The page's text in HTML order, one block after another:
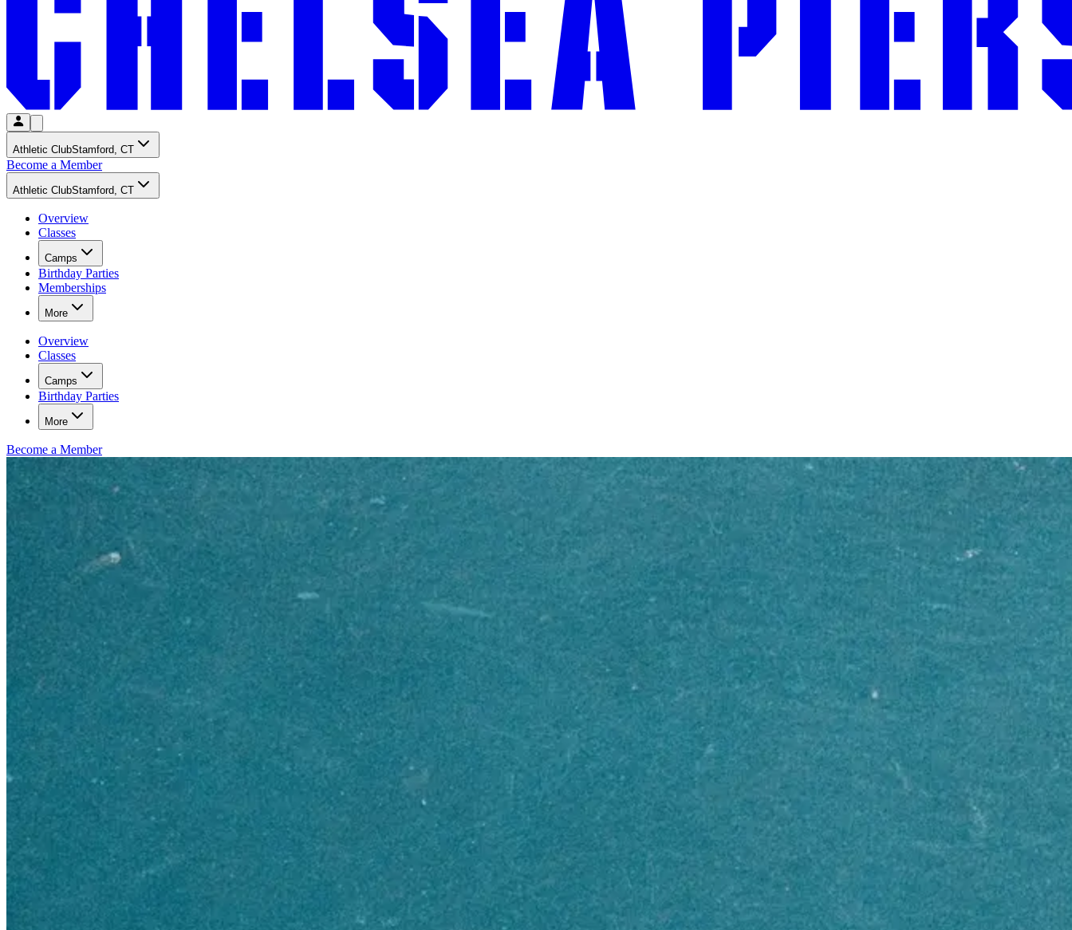
Athletic Club​​​​‌ ‍ ​‍​‍‌‍ ‌ ​‍‌‍‍‌‌‍‌ ‌‍‍‌‌‍ ‍​‍​‍​ ‍‍​‍​‍‌ ​ ‌‍​‌‌‍ ‍‌‍‍‌‌ ‌​‌ ‍‌​‍ ‍‌‍‍‌‌‍ ​‍​‍​‍ ​​‍​‍‌‍‍​‌ ​‍‌‍‌‌‌‍‌‍​‍​‍​ ‍‍​‍​‍‌‍‍​‌ ‌​‌ ‌​‌ ​​‌ ​ ​ ‍‍​‍ ​‍ ‌‍​ ‌‍‍​‌‍‌‌‌‍ ​‌ ​ ‌‍‌‌‌‍​‌‌ ​​‌‍‍‌‌‍‌‌‌ ​‍‌ ​ ​‍ ‍‌ ​ ‌‍​‌‌‍ ‍‌‍‍‌‌ ‌​‌ ‍‌​‍ ‍‌ ​ ‌ ‌​‌ ‌‌‌‍‌​‌‍‍‌‌‍ ​‍ ‌‍‍‌‌‍ ‍‌ ‌​‌‍‌‌‌‍ ‍‌ ‌​​‍ ‌‍‌‌‌‍‌​‌‍‍‌‌ ‌​​‍ ‌‍ ‌‌‍ ‌‍‌​‌‍‌‌​ ‌‌ ​​‌ ​‍‌‍‌‌‌ ​ ‌‍‌‌‌‍ ‍‌ ‌​‌‍​‌‌ ‌​‌‍‍‌‌‍ ‌‍ ‍​ ‍ ‌‍‍‌‌‍‌​​ ‌​ ​‍‌‍​‌​ ‍​​ ‌ ​ ​​​ ‌​​ ​ ​ ‌‍​‍ ‌​ ​‍​ ‌‍​ ‌‍‌‍‌​​‍ ‌​ ‌​‌‍‌‌​ ‍​​ ​​​‍ ‌​ ‍‌​ ‌‍​ ‌‌‌‍‌​​‍ ‌‌‍‌‍​ ‍‌​ ​‍‌‍​‍‌‍‌‍‌‍‌​‌‍‌‌​ ‌ ​ ‍‌​ ‌​‌‍​ ‌‍​ ​ ‍ ‌ ‌​‌ ‍‌‌ ​​‌‍‌‌​ ‌‌ ‌‍‌‍‌‌‌‍ ‍‌ ‌‌‌‍‌‌​ ‍ ‌ ​​‌‍​‌‌ ‌​‌‍‍​​ ‌‌ ​ ‌ ‌‌‌‍​‍‌​ ‍‌‍​‌‌ ‌‍‌‍‍‌‌‍‌ ‌‍​‌‌ ‌​‌‍‍‌‌‍ ‌‍ ‍​‍ ‍‌ ‌​‌‍‍‌‌ ‌​‌‍ ​‌‍‌‌​ ‌‍​‍‌‍​‌‌ ​ ‌‍‌‌‌‌‌‌‌ ​‍‌‍ ​​ ‌‌‍‍​‌ ‌​‌ ‌​‌ ​​‌ ​ ​‍‌‌​ ​ ‌​​‌​‍‌‌​ ​‍‌​‌‍​‍‌‌​ ​‍‌​‌‍‌‍​ ‌‍‍​‌‍‌‌‌‍ ​‌ ​ ‌‍‌‌‌‍​‌‌ ​​‌‍‍‌‌‍‌‌‌ ​‍‌ ​ ​‍ ‍‌ ​ ‌‍​‌‌‍ ‍‌‍‍‌‌ ‌​‌ ‍‌​‍ ‍‌ ​ ‌ ‌​‌ ‌‌‌‍‌​‌‍‍‌‌‍ ​‍‌‍‌‍‍‌‌‍‌​​ ‌​ ​‍‌‍​‌​ ‍​​ ‌ ​ ​​​ ‌​​ ​ ​ ‌‍​‍ ‌​ ​‍​ ‌‍​ ‌‍‌‍‌​​‍ ‌​ ‌​‌‍‌‌​ ‍​​ ​​​‍ ‌​ ‍‌​ ‌‍​ ‌‌‌‍‌​​‍ ‌‌‍‌‍​ ‍‌​ ​‍‌‍​‍‌‍‌‍‌‍‌​‌‍‌‌​ ‌ ​ ‍‌​ ‌​‌‍​ ‌‍​ ​‍‌‍‌ ‌​‌ ‍‌‌ ​​‌‍‌‌​ ‌‌ ‌‍‌‍‌‌‌‍ ‍‌ ‌‌‌‍‌‌​‍‌‍‌ ​​‌‍​‌‌ ‌​‌‍‍​​ ‌‌ ​ ‌ ‌‌‌‍​‍‌​ ‍‌‍​‌‌ ‌‍‌‍‍‌‌‍‌ ‌‍​‌‌ ‌​‌‍‍‌‌‍ ‌‍ ‍​‍ ‍‌ ‌​‌‍‍‌‌ ‌​‌‍ ​‌‍‌‌​‍‌‍‌ ​​‌‍‌‌‌ ​‍‌ ​ ‌ ​​‌‍‌‌‌‍​ ‌ ‌​‌‍‍‌‌ ‌‍‌‍‌‌​ ‌‌ ​​‌ ‌‌‌‍​‍‌‍ ​‌‍‍‌‌ ​ ‌‍‍​‌‍‌‌‌‍‌​​‍​‍‌ ‌Stamford, CT​​​​‌ ‍ ​‍​‍‌‍ ‌ ​‍‌‍‍‌‌‍‌ ‌‍‍‌‌‍ ‍​‍​‍​ ‍‍​‍​‍‌ ​ ‌‍​‌‌‍ ‍‌‍‍‌‌ ‌​‌ ‍‌​‍ ‍‌‍‍‌‌‍ ​‍​‍​‍ ​​‍​‍‌‍‍​‌ ​‍‌‍‌‌‌‍‌‍​‍​‍​ ‍‍​‍​‍‌‍‍​‌ ‌​‌ ‌​‌ ​​‌ ​ ​ ‍‍​‍ ​‍ ‌‍​ ‌‍‍​‌‍‌‌‌‍ ​‌ ​ ‌‍‌‌‌‍​‌‌ ​​‌‍‍‌‌‍‌‌‌ ​‍‌ ​ ​‍ ‍‌ ​ ‌‍​‌‌‍ ‍‌‍‍‌‌ ‌​‌ ‍‌​‍ ‍‌ ​ ‌ ‌​‌ ‌‌‌‍‌​‌‍‍‌‌‍ ​‍ ‌‍‍‌‌‍ ‍‌ ‌​‌‍‌‌‌‍ ‍‌ ‌​​‍ ‌‍‌‌‌‍‌​‌‍‍‌‌ ‌​​‍ ‌‍ ‌‌‍ ‌‍‌​‌‍‌‌​ ‌‌ ​​‌ ​‍‌‍‌‌‌ ​ ‌‍‌‌‌‍ ‍‌ ‌​‌‍​‌‌ ‌​‌‍‍‌‌‍ ‌‍ ‍​ ‍ ‌‍‍‌‌‍‌​​ ‌​ ​‍‌‍​‌​ ‍​​ ‌ ​ ​​​ ‌​​ ​ ​ ‌‍​‍ ‌​ ​‍​ ‌‍​ ‌‍‌‍‌​​‍ ‌​ ‌​‌‍‌‌​ ‍​​ ​​​‍ ‌​ ‍‌​ ‌‍​ ‌‌‌‍‌​​‍ ‌‌‍‌‍​ ‍‌​ ​‍‌‍​‍‌‍‌‍‌‍‌​‌‍‌‌​ ‌ ​ ‍‌​ ‌​‌‍​ ‌‍​ ​ ‍ ‌ ‌​‌ ‍‌‌ ​​‌‍‌‌​ ‌‌ ‌‍‌‍‌‌‌‍ ‍‌ ‌‌‌‍‌‌​ ‍ ‌ ​​‌‍​‌‌ ‌​‌‍‍​​ ‌‌ ‌‍‌‍‌‌‌‍ ‍‌ ‌‌‌‍‌‌‌​ ​‌‍ ‌‍​ ‌‍​‌‌ ‌​‌‍‍‌‌‍ ‌‍ ‍​ ‌‍​‍‌‍​‌‌ ​ ‌‍‌‌‌‌‌‌‌ ​‍‌‍ ​​ ‌‌‍‍​‌ ‌​‌ ‌​‌ ​​‌ ​ ​‍‌‌​ ​ ‌​​‌​‍‌‌​ ​‍‌​‌‍​‍‌‌​ ​‍‌​‌‍‌‍​ ‌‍‍​‌‍‌‌‌‍ ​‌ ​ ‌‍‌‌‌‍​‌‌ ​​‌‍‍‌‌‍‌‌‌ ​‍‌ ​ ​‍ ‍‌ ​ ‌‍​‌‌‍ ‍‌‍‍‌‌ ‌​‌ ‍‌​‍ ‍‌ ​ ‌ ‌​‌ ‌‌‌‍‌​‌‍‍‌‌‍ ​‍‌‍‌‍‍‌‌‍‌​​ ‌​ ​‍‌‍​‌​ ‍​​ ‌ ​ ​​​ ‌​​ ​ ​ ‌‍​‍ ‌​ ​‍​ ‌‍​ ‌‍‌‍‌​​‍ ‌​ ‌​‌‍‌‌​ ‍​​ ​​​‍ ‌​ ‍‌​ ‌‍​ ‌‌‌‍‌​​‍ ‌‌‍‌‍​ ‍‌​ ​‍‌‍​‍‌‍‌‍‌‍‌​‌‍‌‌​ ‌ ​ ‍‌​ ‌​‌‍​ ‌‍​ ​‍‌‍‌ ‌​‌ ‍‌‌ ​​‌‍‌‌​ ‌‌ ‌‍‌‍‌‌‌‍ ‍‌ ‌‌‌‍‌‌​‍‌‍‌ ​​‌‍​‌‌ ‌​‌‍‍​​ ‌‌ ‌‍‌‍‌‌‌‍ ‍‌ ‌‌‌‍‌‌‌​ ​‌‍ ‌‍​ ‌‍​‌‌ ‌​‌‍‍‌‌‍ ‌‍ ‍​‍‌‍‌ ​​‌‍‌‌‌ ​‍‌ ​ ‌ ​​‌‍‌‌‌‍​ ‌ ‌​‌‍‍‌‌ ‌‍‌‍‌‌​ ‌‌ ​​‌ ‌‌‌‍​‍‌‍ ​‌‍‍‌‌ ​ ‌‍‍​‌‍‌‌‌‍‌​​‍​‍‌ ‌
Become a Member​​​​‌ ‍ ​‍​‍‌‍ ‌ ​‍‌‍‍‌‌‍‌ ‌‍‍‌‌‍ ‍​‍​‍​ ‍‍​‍​‍‌ ​ ‌‍​‌‌‍ ‍‌‍‍‌‌ ‌​‌ ‍‌​‍ ‍‌‍‍‌‌‍ ​‍​‍​‍ ​​‍​‍‌‍‍​‌ ​‍‌‍‌‌‌‍‌‍​‍​‍​ ‍‍​‍​‍‌‍‍​‌ ‌​‌ ‌​‌ ​​‌ ​ ​ ‍‍​‍ ​‍ ‌‍​ ‌‍‍​‌‍‌‌‌‍ ​‌ ​ ‌‍‌‌‌‍​‌‌ ​​‌‍‍‌‌‍‌‌‌ ​‍‌ ​ ​‍ ‍‌ ​ ‌‍​‌‌‍ ‍‌‍‍‌‌ ‌​‌ ‍‌​‍ ‍‌ ​ ‌ ‌​‌ ‌‌‌‍‌​‌‍‍‌‌‍ ​‍ ‌‍‍‌‌‍ ‍‌ ‌​‌‍‌‌‌‍ ‍‌ ‌​​‍ ‌‍‌‌‌‍‌​‌‍‍‌‌ ‌​​‍ ‌‍ ‌‌‍ ‌‍‌​‌‍‌‌​ ‌‌ ​​‌ ​‍‌‍‌‌‌ ​ ‌‍‌‌‌‍ ‍‌ ‌​‌‍​‌‌ ‌​‌‍‍‌‌‍ ‌‍ ‍​ ‍ ‌‍‍‌‌‍‌​​ ‌​ ​‍‌‍​‌​ ‍​​ ‌ ​ ​​​ ‌​​ ​ ​ ‌‍​‍ ‌​ ​‍​ ‌‍​ ‌‍‌‍‌​​‍ ‌​ ‌​‌‍‌‌​ ‍​​ ​​​‍ ‌​ ‍‌​ ‌‍​ ‌‌‌‍‌​​‍ ‌‌‍‌‍​ ‍‌​ ​‍‌‍​‍‌‍‌‍‌‍‌​‌‍‌‌​ ‌ ​ ‍‌​ ‌​‌‍​ ‌‍​ ​ ‍ ‌ ‌​‌ ‍‌‌ ​​‌‍‌‌​ ‌‌ ‌‍‌‍‌‌‌‍ ‍‌ ‌‌‌‍‌‌​ ‍ ‌ ​​‌‍​‌‌ ‌​‌‍‍​​ ‌‌ ​ ‌ ‌‌‌‍​‍‌​ ‍‌‍​‌‌ ‌‍‌‍‍‌‌‍‌ ‌‍​‌‌ ‌​‌‍‍‌‌‍ ‌‍ ‍​‍ ‍‌‍​ ‌ ‌​‌‍​‌‌​​‍‌ ‌‌‌ ‌​‌ ‌​‌‍ ‌‍ ‍​‍ ‍‌‍​‍‌ ‌‌‌ ‌​‌ ‌​‌‍ ‌‍ ‍‌ ​ ​‍‌‌​ ‌‌‌​​‍‌‌ ‌‍‍ ‌‍‌‌‌ ‍‌​‍‌‌​ ​ ‌​‌​​‍‌‌​ ​ ‌​‌​​‍‌‌​ ​‍​ ​‍​ ‌​​ ‌‌​ ‌​‌‍‌​‌‍​ ​ ‍​​ ‌ ‌‍‌‌​ ‌ ​ ​‌​ ‌‌​ ‌ ​‍‌‌​ ​‍​ ​‍​‍‌‌​ ‌‌‌​‌​​‍ ‍‌ ‌​‌‍‌‌‌ ‍​‌ ‌​​ ‌‍​‍‌‍​‌‌ ​ ‌‍‌‌‌‌‌‌‌ ​‍‌‍ ​​ ‌‌‍‍​‌ ‌​‌ ‌​‌ ​​‌ ​ ​‍‌‌​ ​ ‌​​‌​‍‌‌​ ​‍‌​‌‍​‍‌‌​ ​‍‌​‌‍‌‍​ ‌‍‍​‌‍‌‌‌‍ ​‌ ​ ‌‍‌‌‌‍​‌‌ ​​‌‍‍‌‌‍‌‌‌ ​‍‌ ​ ​‍ ‍‌ ​ ‌‍​‌‌‍ ‍‌‍‍‌‌ ‌​‌ ‍‌​‍ ‍‌ ​ ‌ ‌​‌ ‌‌‌‍‌​‌‍‍‌‌‍ ​‍‌‍‌‍‍‌‌‍‌​​ ‌​ ​‍‌‍​‌​ ‍​​ ‌ ​ ​​​ ‌​​ ​ ​ ‌‍​‍ ‌​ ​‍​ ‌‍​ ‌‍‌‍‌​​‍ ‌​ ‌​‌‍‌‌​ ‍​​ ​​​‍ ‌​ ‍‌​ ‌‍​ ‌‌‌‍‌​​‍ ‌‌‍‌‍​ ‍‌​ ​‍‌‍​‍‌‍‌‍‌‍‌​‌‍‌‌​ ‌ ​ ‍‌​ ‌​‌‍​ ‌‍​ ​‍‌‍‌ ‌​‌ ‍‌‌ ​​‌‍‌‌​ ‌‌ ‌‍‌‍‌‌‌‍ ‍‌ ‌‌‌‍‌‌​‍‌‍‌ ​​‌‍​‌‌ ‌​‌‍‍​​ ‌‌ ​ ‌ ‌‌‌‍​‍‌​ ‍‌‍​‌‌ ‌‍‌‍‍‌‌‍‌ ‌‍​‌‌ ‌​‌‍‍‌‌‍ ‌‍ ‍​‍ ‍‌‍​ ‌ ‌​‌‍​‌‌​​‍‌ ‌‌‌ ‌​‌ ‌​‌‍ ‌‍ ‍​‍ ‍‌‍​‍‌ ‌‌‌ ‌​‌ ‌​‌‍ ‌‍ ‍‌ ​ ​‍‌‌​ ‌‌‌​​‍‌‌ ‌‍‍ ‌‍‌‌‌ ‍‌​‍‌‌​ ​ ‌​‌​​‍‌‌​ ​ ‌​‌​​‍‌‌​ ​‍​ ​‍​ ‌​​ ‌‌​ ‌​‌‍‌​‌‍​ ​ ‍​​ ‌ ‌‍‌‌​ ‌ ​ ​‌​ ‌‌​ ‌ ​‍‌‌​ ​‍​ ​‍​‍‌‌​ ‌‌‌​‌​​‍ ‍‌ ‌​‌‍‌‌‌ ‍​‌ ‌​​‍‌‍‌ ​​‌‍‌‌‌ ​‍‌ ​ ‌ ​​‌‍‌‌‌‍​ ‌ ‌​‌‍‍‌‌ ‌‍‌‍‌‌​ ‌‌ ​​‌ ‌‌‌‍​‍‌‍ ​‌‍‍‌‌ ​ ‌‍‍​‌‍‌‌‌‍‌​​‍​‍‌ ‌
Athletic Club​​​​‌ ‍ ​‍​‍‌‍ ‌ ​‍‌‍‍‌‌‍‌ ‌‍‍‌‌‍ ‍​‍​‍​ ‍‍​‍​‍‌ ​ ‌‍​‌‌‍ ‍‌‍‍‌‌ ‌​‌ ‍‌​‍ ‍‌‍‍‌‌‍ ​‍​‍​‍ ​​‍​‍‌‍‍​‌ ​‍‌‍‌‌‌‍‌‍​‍​‍​ ‍‍​‍​‍‌‍‍​‌ ‌​‌ ‌​‌ ​​‌ ​ ​ ‍‍​‍ ​‍ ‌‍​ ‌‍‍​‌‍‌‌‌‍ ​‌ ​ ‌‍‌‌‌‍​‌‌ ​​‌‍‍‌‌‍‌‌‌ ​‍‌ ​ ​‍ ‍‌ ​ ‌‍​‌‌‍ ‍‌‍‍‌‌ ‌​‌ ‍‌​‍ ‍‌ ​ ‌ ‌​‌ ‌‌‌‍‌​‌‍‍‌‌‍ ​‍ ‌‍‍‌‌‍ ‍‌ ‌​‌‍‌‌‌‍ ‍‌ ‌​​‍ ‌‍‌‌‌‍‌​‌‍‍‌‌ ‌​​‍ ‌‍ ‌‌‍ ‌‍‌​‌‍‌‌​ ‌‌ ​​‌ ​‍‌‍‌‌‌ ​ ‌‍‌‌‌‍ ‍‌ ‌​‌‍​‌‌ ‌​‌‍‍‌‌‍ ‌‍ ‍​ ‍ ‌‍‍‌‌‍‌​​ ‌​ ​‍‌‍​‌​ ‍​​ ‌ ​ ​​​ ‌​​ ​ ​ ‌‍​‍ ‌​ ​‍​ ‌‍​ ‌‍‌‍‌​​‍ ‌​ ‌​‌‍‌‌​ ‍​​ ​​​‍ ‌​ ‍‌​ ‌‍​ ‌‌‌‍‌​​‍ ‌‌‍‌‍​ ‍‌​ ​‍‌‍​‍‌‍‌‍‌‍‌​‌‍‌‌​ ‌ ​ ‍‌​ ‌​‌‍​ ‌‍​ ​ ‍ ‌ ‌​‌ ‍‌‌ ​​‌‍‌‌​ ‌‌ ‌‍‌‍‌‌‌‍ ‍‌ ‌‌‌‍‌‌​ ‍ ‌ ​​‌‍​‌‌ ‌​‌‍‍​​ ‌‌ ​ ‌ ‌‌‌‍​‍‌​ ‍‌‍​‌‌ ‌‍‌‍‍‌‌‍‌ ‌‍​‌‌ ‌​‌‍‍‌‌‍ ‌‍ ‍​‍ ‍‌ ‌​‌‍‍‌‌ ‌​‌‍ ​‌‍‌‌​ ‌‍​‍‌‍​‌‌ ​ ‌‍‌‌‌‌‌‌‌ ​‍‌‍ ​​ ‌‌‍‍​‌ ‌​‌ ‌​‌ ​​‌ ​ ​‍‌‌​ ​ ‌​​‌​‍‌‌​ ​‍‌​‌‍​‍‌‌​ ​‍‌​‌‍‌‍​ ‌‍‍​‌‍‌‌‌‍ ​‌ ​ ‌‍‌‌‌‍​‌‌ ​​‌‍‍‌‌‍‌‌‌ ​‍‌ ​ ​‍ ‍‌ ​ ‌‍​‌‌‍ ‍‌‍‍‌‌ ‌​‌ ‍‌​‍ ‍‌ ​ ‌ ‌​‌ ‌‌‌‍‌​‌‍‍‌‌‍ ​‍‌‍‌‍‍‌‌‍‌​​ ‌​ ​‍‌‍​‌​ ‍​​ ‌ ​ ​​​ ‌​​ ​ ​ ‌‍​‍ ‌​ ​‍​ ‌‍​ ‌‍‌‍‌​​‍ ‌​ ‌​‌‍‌‌​ ‍​​ ​​​‍ ‌​ ‍‌​ ‌‍​ ‌‌‌‍‌​​‍ ‌‌‍‌‍​ ‍‌​ ​‍‌‍​‍‌‍‌‍‌‍‌​‌‍‌‌​ ‌ ​ ‍‌​ ‌​‌‍​ ‌‍​ ​‍‌‍‌ ‌​‌ ‍‌‌ ​​‌‍‌‌​ ‌‌ ‌‍‌‍‌‌‌‍ ‍‌ ‌‌‌‍‌‌​‍‌‍‌ ​​‌‍​‌‌ ‌​‌‍‍​​ ‌‌ ​ ‌ ‌‌‌‍​‍‌​ ‍‌‍​‌‌ ‌‍‌‍‍‌‌‍‌ ‌‍​‌‌ ‌​‌‍‍‌‌‍ ‌‍ ‍​‍ ‍‌ ‌​‌‍‍‌‌ ‌​‌‍ ​‌‍‌‌​‍‌‍‌ ​​‌‍‌‌‌ ​‍‌ ​ ‌ ​​‌‍‌‌‌‍​ ‌ ‌​‌‍‍‌‌ ‌‍‌‍‌‌​ ‌‌ ​​‌ ‌‌‌‍​‍‌‍ ​‌‍‍‌‌ ​ ‌‍‍​‌‍‌‌‌‍‌​​‍​‍‌ ‌Stamford, CT​​​​‌ ‍ ​‍​‍‌‍ ‌ ​‍‌‍‍‌‌‍‌ ‌‍‍‌‌‍ ‍​‍​‍​ ‍‍​‍​‍‌ ​ ‌‍​‌‌‍ ‍‌‍‍‌‌ ‌​‌ ‍‌​‍ ‍‌‍‍‌‌‍ ​‍​‍​‍ ​​‍​‍‌‍‍​‌ ​‍‌‍‌‌‌‍‌‍​‍​‍​ ‍‍​‍​‍‌‍‍​‌ ‌​‌ ‌​‌ ​​‌ ​ ​ ‍‍​‍ ​‍ ‌‍​ ‌‍‍​‌‍‌‌‌‍ ​‌ ​ ‌‍‌‌‌‍​‌‌ ​​‌‍‍‌‌‍‌‌‌ ​‍‌ ​ ​‍ ‍‌ ​ ‌‍​‌‌‍ ‍‌‍‍‌‌ ‌​‌ ‍‌​‍ ‍‌ ​ ‌ ‌​‌ ‌‌‌‍‌​‌‍‍‌‌‍ ​‍ ‌‍‍‌‌‍ ‍‌ ‌​‌‍‌‌‌‍ ‍‌ ‌​​‍ ‌‍‌‌‌‍‌​‌‍‍‌‌ ‌​​‍ ‌‍ ‌‌‍ ‌‍‌​‌‍‌‌​ ‌‌ ​​‌ ​‍‌‍‌‌‌ ​ ‌‍‌‌‌‍ ‍‌ ‌​‌‍​‌‌ ‌​‌‍‍‌‌‍ ‌‍ ‍​ ‍ ‌‍‍‌‌‍‌​​ ‌​ ​‍‌‍​‌​ ‍​​ ‌ ​ ​​​ ‌​​ ​ ​ ‌‍​‍ ‌​ ​‍​ ‌‍​ ‌‍‌‍‌​​‍ ‌​ ‌​‌‍‌‌​ ‍​​ ​​​‍ ‌​ ‍‌​ ‌‍​ ‌‌‌‍‌​​‍ ‌‌‍‌‍​ ‍‌​ ​‍‌‍​‍‌‍‌‍‌‍‌​‌‍‌‌​ ‌ ​ ‍‌​ ‌​‌‍​ ‌‍​ ​ ‍ ‌ ‌​‌ ‍‌‌ ​​‌‍‌‌​ ‌‌ ‌‍‌‍‌‌‌‍ ‍‌ ‌‌‌‍‌‌​ ‍ ‌ ​​‌‍​‌‌ ‌​‌‍‍​​ ‌‌ ‌‍‌‍‌‌‌‍ ‍‌ ‌‌‌‍‌‌‌​ ​‌‍ ‌‍​ ‌‍​‌‌ ‌​‌‍‍‌‌‍ ‌‍ ‍​ ‌‍​‍‌‍​‌‌ ​ ‌‍‌‌‌‌‌‌‌ ​‍‌‍ ​​ ‌‌‍‍​‌ ‌​‌ ‌​‌ ​​‌ ​ ​‍‌‌​ ​ ‌​​‌​‍‌‌​ ​‍‌​‌‍​‍‌‌​ ​‍‌​‌‍‌‍​ ‌‍‍​‌‍‌‌‌‍ ​‌ ​ ‌‍‌‌‌‍​‌‌ ​​‌‍‍‌‌‍‌‌‌ ​‍‌ ​ ​‍ ‍‌ ​ ‌‍​‌‌‍ ‍‌‍‍‌‌ ‌​‌ ‍‌​‍ ‍‌ ​ ‌ ‌​‌ ‌‌‌‍‌​‌‍‍‌‌‍ ​‍‌‍‌‍‍‌‌‍‌​​ ‌​ ​‍‌‍​‌​ ‍​​ ‌ ​ ​​​ ‌​​ ​ ​ ‌‍​‍ ‌​ ​‍​ ‌‍​ ‌‍‌‍‌​​‍ ‌​ ‌​‌‍‌‌​ ‍​​ ​​​‍ ‌​ ‍‌​ ‌‍​ ‌‌‌‍‌​​‍ ‌‌‍‌‍​ ‍‌​ ​‍‌‍​‍‌‍‌‍‌‍‌​‌‍‌‌​ ‌ ​ ‍‌​ ‌​‌‍​ ‌‍​ ​‍‌‍‌ ‌​‌ ‍‌‌ ​​‌‍‌‌​ ‌‌ ‌‍‌‍‌‌‌‍ ‍‌ ‌‌‌‍‌‌​‍‌‍‌ ​​‌‍​‌‌ ‌​‌‍‍​​ ‌‌ ‌‍‌‍‌‌‌‍ ‍‌ ‌‌‌‍‌‌‌​ ​‌‍ ‌‍​ ‌‍​‌‌ ‌​‌‍‍‌‌‍ ‌‍ ‍​‍‌‍‌ ​​‌‍‌‌‌ ​‍‌ ​ ‌ ​​‌‍‌‌‌‍​ ‌ ‌​‌‍‍‌‌ ‌‍‌‍‌‌​ ‌‌ ​​‌ ‌‌‌‍​‍‌‍ ​‌‍‍‌‌ ​ ‌‍‍​‌‍‌‌‌‍‌​​‍​‍‌ ‌
Overview​​​​‌ ‍ ​‍​‍‌‍ ‌ ​‍‌‍‍‌‌‍‌ ‌‍‍‌‌‍ ‍​‍​‍​ ‍‍​‍​‍‌ ​ ‌‍​‌‌‍ ‍‌‍‍‌‌ ‌​‌ ‍‌​‍ ‍‌‍‍‌‌‍ ​‍​‍​‍ ​​‍​‍‌‍‍​‌ ​‍‌‍‌‌‌‍‌‍​‍​‍​ ‍‍​‍​‍‌‍‍​‌ ‌​‌ ‌​‌ ​​‌ ​ ​ ‍‍​‍ ​‍ ‌‍​ ‌‍‍​‌‍‌‌‌‍ ​‌ ​ ‌‍‌‌‌‍​‌‌ ​​‌‍‍‌‌‍‌‌‌ ​‍‌ ​ ​‍ ‍‌ ​ ‌‍​‌‌‍ ‍‌‍‍‌‌ ‌​‌ ‍‌​‍ ‍‌ ​ ‌ ‌​‌ ‌‌‌‍‌​‌‍‍‌‌‍ ​‍ ‌‍‍‌‌‍ ‍‌ ‌​‌‍‌‌‌‍ ‍‌ ‌​​‍ ‌‍‌‌‌‍‌​‌‍‍‌‌ ‌​​‍ ‌‍ ‌‌‍ ‌‍‌​‌‍‌‌​ ‌‌ ​​‌ ​‍‌‍‌‌‌ ​ ‌‍‌‌‌‍ ‍‌ ‌​‌‍​‌‌ ‌​‌‍‍‌‌‍ ‌‍ ‍​ ‍ ‌‍‍‌‌‍‌​​ ‌​ ​‍‌‍​‌​ ‍​​ ‌ ​ ​​​ ‌​​ ​ ​ ‌‍​‍ ‌​ ​‍​ ‌‍​ ‌‍‌‍‌​​‍ ‌​ ‌​‌‍‌‌​ ‍​​ ​​​‍ ‌​ ‍‌​ ‌‍​ ‌‌‌‍‌​​‍ ‌‌‍‌‍​ ‍‌​ ​‍‌‍​‍‌‍‌‍‌‍‌​‌‍‌‌​ ‌ ​ ‍‌​ ‌​‌‍​ ‌‍​ ​ ‍ ‌ ‌​‌ ‍‌‌ ​​‌‍‌‌​ ‌‌ ‌‍‌‍‌‌‌‍ ‍‌ ‌‌‌‍‌‌​ ‍ ‌ ​​‌‍​‌‌ ‌​‌‍‍​​ ‌‌ ​ ‌ ‌‌‌‍​‍‌​ ‍‌‍​‌‌ ‌‍‌‍‍‌‌‍‌ ‌‍​‌‌ ‌​‌‍‍‌‌‍ ‌‍ ‍​‍ ‍‌‍​ ‌‍ ‌‍ ​‌ ‌‌‌‍ ‌‌‍ ‍‌ ​ ​‍‌‌​ ‌‌‌​​‍‌‌ ‌‍‍ ‌‍‌‌‌ ‍‌​‍‌‌​ ​ ‌​‌​​‍‌‌​ ​ ‌​‌​​‍‌‌​ ​‍​ ​‍‌‍​‍​ ​ ‌‍‌​​ ​‌‌‍‌‍​ ​ ​ ‍‌‌‍‌​​ ‍​​ ‍‌​ ‌ ​ ​​​ ‍​​ ​‍‌‍‌​​ ‌ ​ ​​​ ​ ‌‍‌‍​ ​‍​ ​‌​ ​ ‌‍​‌​ ‍​​ ‍​​ ​‌‌‍​‍​ ‌‌‌‍​‌‌‍​‌‌‍​‌​ ‌‍​‍‌‌​ ​‍​ ​‍​‍‌‌​ ‌‌‌​‌​​‍ ‍‌‍ ​‌‍‍‌‌‍ ‍‌‍‍ ‌ ​ ​‍‌‌​ ‌‌‌​​‍‌‌ ‌‍‍ ‌‍‌‌‌ ‍‌​‍‌‌​ ​ ‌​‌​​‍‌‌​ ​ ‌​‌​​‍‌‌​ ​‍​ ​‍​ ‍‌​ ‍‌​ ​‌​ ‍​‌‍​ ‌‍​ ​ ​ ​ ‍​​ ​‍​ ​‍​ ​‍​ ‍‌​‍‌‌​ ​‍​ ​‍​‍‌‌​ ‌‌‌​‌​​‍ ‍‌ ‌​‌‍‍‌‌ ‌​‌‍ ​‌‍‌‌​ ‌‍​‍‌‍​‌‌ ​ ‌‍‌‌‌‌‌‌‌ ​‍‌‍ ​​ ‌‌‍‍​‌ ‌​‌ ‌​‌ ​​‌ ​ ​‍‌‌​ ​ ‌​​‌​‍‌‌​ ​‍‌​‌‍​‍‌‌​ ​‍‌​‌‍‌‍​ ‌‍‍​‌‍‌‌‌‍ ​‌ ​ ‌‍‌‌‌‍​‌‌ ​​‌‍‍‌‌‍‌‌‌ ​‍‌ ​ ​‍ ‍‌ ​ ‌‍​‌‌‍ ‍‌‍‍‌‌ ‌​‌ ‍‌​‍ ‍‌ ​ ‌ ‌​‌ ‌‌‌‍‌​‌‍‍‌‌‍ ​‍‌‍‌‍‍‌‌‍‌​​ ‌​ ​‍‌‍​‌​ ‍​​ ‌ ​ ​​​ ‌​​ ​ ​ ‌‍​‍ ‌​ ​‍​ ‌‍​ ‌‍‌‍‌​​‍ ‌​ ‌​‌‍‌‌​ ‍​​ ​​​‍ ‌​ ‍‌​ ‌‍​ ‌‌‌‍‌​​‍ ‌‌‍‌‍​ ‍‌​ ​‍‌‍​‍‌‍‌‍‌‍‌​‌‍‌‌​ ‌ ​ ‍‌​ ‌​‌‍​ ‌‍​ ​‍‌‍‌ ‌​‌ ‍‌‌ ​​‌‍‌‌​ ‌‌ ‌‍‌‍‌‌‌‍ ‍‌ ‌‌‌‍‌‌​‍‌‍‌ ​​‌‍​‌‌ ‌​‌‍‍​​ ‌‌ ​ ‌ ‌‌‌‍​‍‌​ ‍‌‍​‌‌ ‌‍‌‍‍‌‌‍‌ ‌‍​‌‌ ‌​‌‍‍‌‌‍ ‌‍ ‍​‍ ‍‌‍​ ‌‍ ‌‍ ​‌ ‌‌‌‍ ‌‌‍ ‍‌ ​ ​‍‌‌​ ‌‌‌​​‍‌‌ ‌‍‍ ‌‍‌‌‌ ‍‌​‍‌‌​ ​ ‌​‌​​‍‌‌​ ​ ‌​‌​​‍‌‌​ ​‍​ ​‍‌‍​‍​ ​ ‌‍‌​​ ​‌‌‍‌‍​ ​ ​ ‍‌‌‍‌​​ ‍​​ ‍‌​ ‌ ​ ​​​ ‍​​ ​‍‌‍‌​​ ‌ ​ ​​​ ​ ‌‍‌‍​ ​‍​ ​‌​ ​ ‌‍​‌​ ‍​​ ‍​​ ​‌‌‍​‍​ ‌‌‌‍​‌‌‍​‌‌‍​‌​ ‌‍​‍‌‌​ ​‍​ ​‍​‍‌‌​ ‌‌‌​‌​​‍ ‍‌‍ ​‌‍‍‌‌‍ ‍‌‍‍ ‌ ​ ​‍‌‌​ ‌‌‌​​‍‌‌ ‌‍‍ ‌‍‌‌‌ ‍‌​‍‌‌​ ​ ‌​‌​​‍‌‌​ ​ ‌​‌​​‍‌‌​ ​‍​ ​‍​ ‍‌​ ‍‌​ ​‌​ ‍​‌‍​ ‌‍​ ​ ​ ​ ‍​​ ​‍​ ​‍​ ​‍​ ‍‌​‍‌‌​ ​‍​ ​‍​‍‌‌​ ‌‌‌​‌​​‍ ‍‌ ‌​‌‍‍‌‌ ‌​‌‍ ​‌‍‌‌​‍‌‍‌ ​​‌‍‌‌‌ ​‍‌ ​ ‌ ​​‌‍‌‌‌‍​ ‌ ‌​‌‍‍‌‌ ‌‍‌‍‌‌​ ‌‌ ​​‌ ‌‌‌‍​‍‌‍ ​‌‍‍‌‌ ​ ‌‍‍​‌‍‌‌‌‍‌​​‍​‍‌ ‌
Classes​​​​‌ ‍ ​‍​‍‌‍ ‌ ​‍‌‍‍‌‌‍‌ ‌‍‍‌‌‍ ‍​‍​‍​ ‍‍​‍​‍‌ ​ ‌‍​‌‌‍ ‍‌‍‍‌‌ ‌​‌ ‍‌​‍ ‍‌‍‍‌‌‍ ​‍​‍​‍ ​​‍​‍‌‍‍​‌ ​‍‌‍‌‌‌‍‌‍​‍​‍​ ‍‍​‍​‍‌‍‍​‌ ‌​‌ ‌​‌ ​​‌ ​ ​ ‍‍​‍ ​‍ ‌‍​ ‌‍‍​‌‍‌‌‌‍ ​‌ ​ ‌‍‌‌‌‍​‌‌ ​​‌‍‍‌‌‍‌‌‌ ​‍‌ ​ ​‍ ‍‌ ​ ‌‍​‌‌‍ ‍‌‍‍‌‌ ‌​‌ ‍‌​‍ ‍‌ ​ ‌ ‌​‌ ‌‌‌‍‌​‌‍‍‌‌‍ ​‍ ‌‍‍‌‌‍ ‍‌ ‌​‌‍‌‌‌‍ ‍‌ ‌​​‍ ‌‍‌‌‌‍‌​‌‍‍‌‌ ‌​​‍ ‌‍ ‌‌‍ ‌‍‌​‌‍‌‌​ ‌‌ ​​‌ ​‍‌‍‌‌‌ ​ ‌‍‌‌‌‍ ‍‌ ‌​‌‍​‌‌ ‌​‌‍‍‌‌‍ ‌‍ ‍​ ‍ ‌‍‍‌‌‍‌​​ ‌​ ​‍‌‍​‌​ ‍​​ ‌ ​ ​​​ ‌​​ ​ ​ ‌‍​‍ ‌​ ​‍​ ‌‍​ ‌‍‌‍‌​​‍ ‌​ ‌​‌‍‌‌​ ‍​​ ​​​‍ ‌​ ‍‌​ ‌‍​ ‌‌‌‍‌​​‍ ‌‌‍‌‍​ ‍‌​ ​‍‌‍​‍‌‍‌‍‌‍‌​‌‍‌‌​ ‌ ​ ‍‌​ ‌​‌‍​ ‌‍​ ​ ‍ ‌ ‌​‌ ‍‌‌ ​​‌‍‌‌​ ‌‌ ‌‍‌‍‌‌‌‍ ‍‌ ‌‌‌‍‌‌​ ‍ ‌ ​​‌‍​‌‌ ‌​‌‍‍​​ ‌‌ ​ ‌ ‌‌‌‍​‍‌​ ‍‌‍​‌‌ ‌‍‌‍‍‌‌‍‌ ‌‍​‌‌ ‌​‌‍‍‌‌‍ ‌‍ ‍​‍ ‍‌‍​ ‌‍ ‌‍ ​‌ ‌‌‌‍ ‌‌‍ ‍‌ ​ ​‍‌‌​ ‌‌‌​​‍‌‌ ‌‍‍ ‌‍‌‌‌ ‍‌​‍‌‌​ ​ ‌​‌​​‍‌‌​ ​ ‌​‌​​‍‌‌​ ​‍​ ​‍​ ​​​ ​‍​ ‌ ‌‍‌‍​ ‍‌​ ‌ ‌‍​‍​ ​ ‌‍‌‌​ ‍‌‌‍‌‌‌‍​ ​‍‌‌​ ​‍​ ​‍​‍‌‌​ ‌‌‌​‌​​‍ ‍‌‍ ​‌‍‍‌‌‍ ‍‌‍‍ ‌ ​ ​‍‌‌​ ‌‌‌​​‍‌‌ ‌‍‍ ‌‍‌‌‌ ‍‌​‍‌‌​ ​ ‌​‌​​‍‌‌​ ​ ‌​‌​​‍‌‌​ ​‍​ ​‍​ ‍‌​ ‍‌​ ​‌​ ‍​‌‍​ ‌‍​ ​ ​ ​ ‍​​ ​‍​ ​‍​ ​‍​ ‍‌​‍‌‌​ ​‍​ ​‍​‍‌‌​ ‌‌‌​‌​​‍ ‍‌ ‌​‌‍‍‌‌ ‌​‌‍ ​‌‍‌‌​ ‌‍​‍‌‍​‌‌ ​ ‌‍‌‌‌‌‌‌‌ ​‍‌‍ ​​ ‌‌‍‍​‌ ‌​‌ ‌​‌ ​​‌ ​ ​‍‌‌​ ​ ‌​​‌​‍‌‌​ ​‍‌​‌‍​‍‌‌​ ​‍‌​‌‍‌‍​ ‌‍‍​‌‍‌‌‌‍ ​‌ ​ ‌‍‌‌‌‍​‌‌ ​​‌‍‍‌‌‍‌‌‌ ​‍‌ ​ ​‍ ‍‌ ​ ‌‍​‌‌‍ ‍‌‍‍‌‌ ‌​‌ ‍‌​‍ ‍‌ ​ ‌ ‌​‌ ‌‌‌‍‌​‌‍‍‌‌‍ ​‍‌‍‌‍‍‌‌‍‌​​ ‌​ ​‍‌‍​‌​ ‍​​ ‌ ​ ​​​ ‌​​ ​ ​ ‌‍​‍ ‌​ ​‍​ ‌‍​ ‌‍‌‍‌​​‍ ‌​ ‌​‌‍‌‌​ ‍​​ ​​​‍ ‌​ ‍‌​ ‌‍​ ‌‌‌‍‌​​‍ ‌‌‍‌‍​ ‍‌​ ​‍‌‍​‍‌‍‌‍‌‍‌​‌‍‌‌​ ‌ ​ ‍‌​ ‌​‌‍​ ‌‍​ ​‍‌‍‌ ‌​‌ ‍‌‌ ​​‌‍‌‌​ ‌‌ ‌‍‌‍‌‌‌‍ ‍‌ ‌‌‌‍‌‌​‍‌‍‌ ​​‌‍​‌‌ ‌​‌‍‍​​ ‌‌ ​ ‌ ‌‌‌‍​‍‌​ ‍‌‍​‌‌ ‌‍‌‍‍‌‌‍‌ ‌‍​‌‌ ‌​‌‍‍‌‌‍ ‌‍ ‍​‍ ‍‌‍​ ‌‍ ‌‍ ​‌ ‌‌‌‍ ‌‌‍ ‍‌ ​ ​‍‌‌​ ‌‌‌​​‍‌‌ ‌‍‍ ‌‍‌‌‌ ‍‌​‍‌‌​ ​ ‌​‌​​‍‌‌​ ​ ‌​‌​​‍‌‌​ ​‍​ ​‍​ ​​​ ​‍​ ‌ ‌‍‌‍​ ‍‌​ ‌ ‌‍​‍​ ​ ‌‍‌‌​ ‍‌‌‍‌‌‌‍​ ​‍‌‌​ ​‍​ ​‍​‍‌‌​ ‌‌‌​‌​​‍ ‍‌‍ ​‌‍‍‌‌‍ ‍‌‍‍ ‌ ​ ​‍‌‌​ ‌‌‌​​‍‌‌ ‌‍‍ ‌‍‌‌‌ ‍‌​‍‌‌​ ​ ‌​‌​​‍‌‌​ ​ ‌​‌​​‍‌‌​ ​‍​ ​‍​ ‍‌​ ‍‌​ ​‌​ ‍​‌‍​ ‌‍​ ​ ​ ​ ‍​​ ​‍​ ​‍​ ​‍​ ‍‌​‍‌‌​ ​‍​ ​‍​‍‌‌​ ‌‌‌​‌​​‍ ‍‌ ‌​‌‍‍‌‌ ‌​‌‍ ​‌‍‌‌​‍‌‍‌ ​​‌‍‌‌‌ ​‍‌ ​ ‌ ​​‌‍‌‌‌‍​ ‌ ‌​‌‍‍‌‌ ‌‍‌‍‌‌​ ‌‌ ​​‌ ‌‌‌‍​‍‌‍ ​‌‍‍‌‌ ​ ‌‍‍​‌‍‌‌‌‍‌​​‍​‍‌ ‌
Camps​​​​‌ ‍ ​‍​‍‌‍ ‌ ​‍‌‍‍‌‌‍‌ ‌‍‍‌‌‍ ‍​‍​‍​ ‍‍​‍​‍‌ ​ ‌‍​‌‌‍ ‍‌‍‍‌‌ ‌​‌ ‍‌​‍ ‍‌‍‍‌‌‍ ​‍​‍​‍ ​​‍​‍‌‍‍​‌ ​‍‌‍‌‌‌‍‌‍​‍​‍​ ‍‍​‍​‍‌‍‍​‌ ‌​‌ ‌​‌ ​​‌ ​ ​ ‍‍​‍ ​‍ ‌‍​ ‌‍‍​‌‍‌‌‌‍ ​‌ ​ ‌‍‌‌‌‍​‌‌ ​​‌‍‍‌‌‍‌‌‌ ​‍‌ ​ ​‍ ‍‌ ​ ‌‍​‌‌‍ ‍‌‍‍‌‌ ‌​‌ ‍‌​‍ ‍‌ ​ ‌ ‌​‌ ‌‌‌‍‌​‌‍‍‌‌‍ ​‍ ‌‍‍‌‌‍ ‍‌ ‌​‌‍‌‌‌‍ ‍‌ ‌​​‍ ‌‍‌‌‌‍‌​‌‍‍‌‌ ‌​​‍ ‌‍ ‌‌‍ ‌‍‌​‌‍‌‌​ ‌‌ ​​‌ ​‍‌‍‌‌‌ ​ ‌‍‌‌‌‍ ‍‌ ‌​‌‍​‌‌ ‌​‌‍‍‌‌‍ ‌‍ ‍​ ‍ ‌‍‍‌‌‍‌​​ ‌​ ​‍‌‍​‌​ ‍​​ ‌ ​ ​​​ ‌​​ ​ ​ ‌‍​‍ ‌​ ​‍​ ‌‍​ ‌‍‌‍‌​​‍ ‌​ ‌​‌‍‌‌​ ‍​​ ​​​‍ ‌​ ‍‌​ ‌‍​ ‌‌‌‍‌​​‍ ‌‌‍‌‍​ ‍‌​ ​‍‌‍​‍‌‍‌‍‌‍‌​‌‍‌‌​ ‌ ​ ‍‌​ ‌​‌‍​ ‌‍​ ​ ‍ ‌ ‌​‌ ‍‌‌ ​​‌‍‌‌​ ‌‌ ‌‍‌‍‌‌‌‍ ‍‌ ‌‌‌‍‌‌​ ‍ ‌ ​​‌‍​‌‌ ‌​‌‍‍​​ ‌‌ ​ ‌ ‌‌‌‍​‍‌​ ‍‌‍​‌‌ ‌‍‌‍‍‌‌‍‌ ‌‍​‌‌ ‌​‌‍‍‌‌‍ ‌‍ ‍​‍ ‍‌‍​ ‌‍ ‌‍ ​‌ ‌‌‌‍ ‌‌‍ ‍‌ ​ ​‍‌‌​ ‌‌‌​​‍‌‌ ‌‍‍ ‌‍‌‌‌ ‍‌​‍‌‌​ ​ ‌​‌​​‍‌‌​ ​ ‌​‌​​‍‌‌​ ​‍​ ​‍​ ‌​​ ​ ‌‍‌‍​ ​ ​ ‌ ​ ​​​ ‌ ​ ‌ ​ ‌‍​ ‌‍‌‍​‌​ ​​​‍‌‌​ ​‍​ ​‍​‍‌‌​ ‌‌‌​‌​​‍ ‍‌ ‌​‌‍‍‌‌ ‌​‌‍ ​‌‍‌‌​ ‌‍​‍‌‍​‌‌ ​ ‌‍‌‌‌‌‌‌‌ ​‍‌‍ ​​ ‌‌‍‍​‌ ‌​‌ ‌​‌ ​​‌ ​ ​‍‌‌​ ​ ‌​​‌​‍‌‌​ ​‍‌​‌‍​‍‌‌​ ​‍‌​‌‍‌‍​ ‌‍‍​‌‍‌‌‌‍ ​‌ ​ ‌‍‌‌‌‍​‌‌ ​​‌‍‍‌‌‍‌‌‌ ​‍‌ ​ ​‍ ‍‌ ​ ‌‍​‌‌‍ ‍‌‍‍‌‌ ‌​‌ ‍‌​‍ ‍‌ ​ ‌ ‌​‌ ‌‌‌‍‌​‌‍‍‌‌‍ ​‍‌‍‌‍‍‌‌‍‌​​ ‌​ ​‍‌‍​‌​ ‍​​ ‌ ​ ​​​ ‌​​ ​ ​ ‌‍​‍ ‌​ ​‍​ ‌‍​ ‌‍‌‍‌​​‍ ‌​ ‌​‌‍‌‌​ ‍​​ ​​​‍ ‌​ ‍‌​ ‌‍​ ‌‌‌‍‌​​‍ ‌‌‍‌‍​ ‍‌​ ​‍‌‍​‍‌‍‌‍‌‍‌​‌‍‌‌​ ‌ ​ ‍‌​ ‌​‌‍​ ‌‍​ ​‍‌‍‌ ‌​‌ ‍‌‌ ​​‌‍‌‌​ ‌‌ ‌‍‌‍‌‌‌‍ ‍‌ ‌‌‌‍‌‌​‍‌‍‌ ​​‌‍​‌‌ ‌​‌‍‍​​ ‌‌ ​ ‌ ‌‌‌‍​‍‌​ ‍‌‍​‌‌ ‌‍‌‍‍‌‌‍‌ ‌‍​‌‌ ‌​‌‍‍‌‌‍ ‌‍ ‍​‍ ‍‌‍​ ‌‍ ‌‍ ​‌ ‌‌‌‍ ‌‌‍ ‍‌ ​ ​‍‌‌​ ‌‌‌​​‍‌‌ ‌‍‍ ‌‍‌‌‌ ‍‌​‍‌‌​ ​ ‌​‌​​‍‌‌​ ​ ‌​‌​​‍‌‌​ ​‍​ ​‍​ ‌​​ ​ ‌‍‌‍​ ​ ​ ‌ ​ ​​​ ‌ ​ ‌ ​ ‌‍​ ‌‍‌‍​‌​ ​​​‍‌‌​ ​‍​ ​‍​‍‌‌​ ‌‌‌​‌​​‍ ‍‌ ‌​‌‍‍‌‌ ‌​‌‍ ​‌‍‌‌​‍‌‍‌ ​​‌‍‌‌‌ ​‍‌ ​ ‌ ​​‌‍‌‌‌‍​ ‌ ‌​‌‍‍‌‌ ‌‍‌‍‌‌​ ‌‌ ​​‌ ‌‌‌‍​‍‌‍ ​‌‍‍‌‌ ​ ‌‍‍​‌‍‌‌‌‍‌​​‍​‍‌ ‌
Birthday Parties​​​​‌ ‍ ​‍​‍‌‍ ‌ ​‍‌‍‍‌‌‍‌ ‌‍‍‌‌‍ ‍​‍​‍​ ‍‍​‍​‍‌ ​ ‌‍​‌‌‍ ‍‌‍‍‌‌ ‌​‌ ‍‌​‍ ‍‌‍‍‌‌‍ ​‍​‍​‍ ​​‍​‍‌‍‍​‌ ​‍‌‍‌‌‌‍‌‍​‍​‍​ ‍‍​‍​‍‌‍‍​‌ ‌​‌ ‌​‌ ​​‌ ​ ​ ‍‍​‍ ​‍ ‌‍​ ‌‍‍​‌‍‌‌‌‍ ​‌ ​ ‌‍‌‌‌‍​‌‌ ​​‌‍‍‌‌‍‌‌‌ ​‍‌ ​ ​‍ ‍‌ ​ ‌‍​‌‌‍ ‍‌‍‍‌‌ ‌​‌ ‍‌​‍ ‍‌ ​ ‌ ‌​‌ ‌‌‌‍‌​‌‍‍‌‌‍ ​‍ ‌‍‍‌‌‍ ‍‌ ‌​‌‍‌‌‌‍ ‍‌ ‌​​‍ ‌‍‌‌‌‍‌​‌‍‍‌‌ ‌​​‍ ‌‍ ‌‌‍ ‌‍‌​‌‍‌‌​ ‌‌ ​​‌ ​‍‌‍‌‌‌ ​ ‌‍‌‌‌‍ ‍‌ ‌​‌‍​‌‌ ‌​‌‍‍‌‌‍ ‌‍ ‍​ ‍ ‌‍‍‌‌‍‌​​ ‌​ ​‍‌‍​‌​ ‍​​ ‌ ​ ​​​ ‌​​ ​ ​ ‌‍​‍ ‌​ ​‍​ ‌‍​ ‌‍‌‍‌​​‍ ‌​ ‌​‌‍‌‌​ ‍​​ ​​​‍ ‌​ ‍‌​ ‌‍​ ‌‌‌‍‌​​‍ ‌‌‍‌‍​ ‍‌​ ​‍‌‍​‍‌‍‌‍‌‍‌​‌‍‌‌​ ‌ ​ ‍‌​ ‌​‌‍​ ‌‍​ ​ ‍ ‌ ‌​‌ ‍‌‌ ​​‌‍‌‌​ ‌‌ ‌‍‌‍‌‌‌‍ ‍‌ ‌‌‌‍‌‌​ ‍ ‌ ​​‌‍​‌‌ ‌​‌‍‍​​ ‌‌ ​ ‌ ‌‌‌‍​‍‌​ ‍‌‍​‌‌ ‌‍‌‍‍‌‌‍‌ ‌‍​‌‌ ‌​‌‍‍‌‌‍ ‌‍ ‍​‍ ‍‌‍​ ‌‍ ‌‍ ​‌ ‌‌‌‍ ‌‌‍ ‍‌ ​ ​‍‌‌​ ‌‌‌​​‍‌‌ ‌‍‍ ‌‍‌‌‌ ‍‌​‍‌‌​ ​ ‌​‌​​‍‌‌​ ​ ‌​‌​​‍‌‌​ ​‍​ ​‍​ ​​‌‍​ ​ ‌‍​ ​‌‌‍‌‍​ ‍​‌‍​‌​ ‌‌‌‍‌‌​ ‌‍​ ‍​​ ‌​​‍‌‌​ ​‍​ ​‍​‍‌‌​ ‌‌‌​‌​​‍ ‍‌‍ ​‌‍‍‌‌‍ ‍‌‍‍ ‌ ​ ​‍‌‌​ ‌‌‌​​‍‌‌ ‌‍‍ ‌‍‌‌‌ ‍‌​‍‌‌​ ​ ‌​‌​​‍‌‌​ ​ ‌​‌​​‍‌‌​ ​‍​ ​‍​ ‌‌​ ​‍​ ​‌‌‍‌​‌‍‌‍​ ​​​ ​‌​ ‌‍​ ‌‌​ ‍​​ ​‌‌‍​‌​‍‌‌​ ​‍​ ​‍​‍‌‌​ ‌‌‌​‌​​‍ ‍‌ ‌​‌‍‍‌‌ ‌​‌‍ ​‌‍‌‌​ ‌‍​‍‌‍​‌‌ ​ ‌‍‌‌‌‌‌‌‌ ​‍‌‍ ​​ ‌‌‍‍​‌ ‌​‌ ‌​‌ ​​‌ ​ ​‍‌‌​ ​ ‌​​‌​‍‌‌​ ​‍‌​‌‍​‍‌‌​ ​‍‌​‌‍‌‍​ ‌‍‍​‌‍‌‌‌‍ ​‌ ​ ‌‍‌‌‌‍​‌‌ ​​‌‍‍‌‌‍‌‌‌ ​‍‌ ​ ​‍ ‍‌ ​ ‌‍​‌‌‍ ‍‌‍‍‌‌ ‌​‌ ‍‌​‍ ‍‌ ​ ‌ ‌​‌ ‌‌‌‍‌​‌‍‍‌‌‍ ​‍‌‍‌‍‍‌‌‍‌​​ ‌​ ​‍‌‍​‌​ ‍​​ ‌ ​ ​​​ ‌​​ ​ ​ ‌‍​‍ ‌​ ​‍​ ‌‍​ ‌‍‌‍‌​​‍ ‌​ ‌​‌‍‌‌​ ‍​​ ​​​‍ ‌​ ‍‌​ ‌‍​ ‌‌‌‍‌​​‍ ‌‌‍‌‍​ ‍‌​ ​‍‌‍​‍‌‍‌‍‌‍‌​‌‍‌‌​ ‌ ​ ‍‌​ ‌​‌‍​ ‌‍​ ​‍‌‍‌ ‌​‌ ‍‌‌ ​​‌‍‌‌​ ‌‌ ‌‍‌‍‌‌‌‍ ‍‌ ‌‌‌‍‌‌​‍‌‍‌ ​​‌‍​‌‌ ‌​‌‍‍​​ ‌‌ ​ ‌ ‌‌‌‍​‍‌​ ‍‌‍​‌‌ ‌‍‌‍‍‌‌‍‌ ‌‍​‌‌ ‌​‌‍‍‌‌‍ ‌‍ ‍​‍ ‍‌‍​ ‌‍ ‌‍ ​‌ ‌‌‌‍ ‌‌‍ ‍‌ ​ ​‍‌‌​ ‌‌‌​​‍‌‌ ‌‍‍ ‌‍‌‌‌ ‍‌​‍‌‌​ ​ ‌​‌​​‍‌‌​ ​ ‌​‌​​‍‌‌​ ​‍​ ​‍​ ​​‌‍​ ​ ‌‍​ ​‌‌‍‌‍​ ‍​‌‍​‌​ ‌‌‌‍‌‌​ ‌‍​ ‍​​ ‌​​‍‌‌​ ​‍​ ​‍​‍‌‌​ ‌‌‌​‌​​‍ ‍‌‍ ​‌‍‍‌‌‍ ‍‌‍‍ ‌ ​ ​‍‌‌​ ‌‌‌​​‍‌‌ ‌‍‍ ‌‍‌‌‌ ‍‌​‍‌‌​ ​ ‌​‌​​‍‌‌​ ​ ‌​‌​​‍‌‌​ ​‍​ ​‍​ ‌‌​ ​‍​ ​‌‌‍‌​‌‍‌‍​ ​​​ ​‌​ ‌‍​ ‌‌​ ‍​​ ​‌‌‍​‌​‍‌‌​ ​‍​ ​‍​‍‌‌​ ‌‌‌​‌​​‍ ‍‌ ‌​‌‍‍‌‌ ‌​‌‍ ​‌‍‌‌​‍‌‍‌ ​​‌‍‌‌‌ ​‍‌ ​ ‌ ​​‌‍‌‌‌‍​ ‌ ‌​‌‍‍‌‌ ‌‍‌‍‌‌​ ‌‌ ​​‌ ‌‌‌‍​‍‌‍ ​‌‍‍‌‌ ​ ‌‍‍​‌‍‌‌‌‍‌​​‍​‍‌ ‌
Memberships​​​​‌ ‍ ​‍​‍‌‍ ‌ ​‍‌‍‍‌‌‍‌ ‌‍‍‌‌‍ ‍​‍​‍​ ‍‍​‍​‍‌ ​ ‌‍​‌‌‍ ‍‌‍‍‌‌ ‌​‌ ‍‌​‍ ‍‌‍‍‌‌‍ ​‍​‍​‍ ​​‍​‍‌‍‍​‌ ​‍‌‍‌‌‌‍‌‍​‍​‍​ ‍‍​‍​‍‌‍‍​‌ ‌​‌ ‌​‌ ​​‌ ​ ​ ‍‍​‍ ​‍ ‌‍​ ‌‍‍​‌‍‌‌‌‍ ​‌ ​ ‌‍‌‌‌‍​‌‌ ​​‌‍‍‌‌‍‌‌‌ ​‍‌ ​ ​‍ ‍‌ ​ ‌‍​‌‌‍ ‍‌‍‍‌‌ ‌​‌ ‍‌​‍ ‍‌ ​ ‌ ‌​‌ ‌‌‌‍‌​‌‍‍‌‌‍ ​‍ ‌‍‍‌‌‍ ‍‌ ‌​‌‍‌‌‌‍ ‍‌ ‌​​‍ ‌‍‌‌‌‍‌​‌‍‍‌‌ ‌​​‍ ‌‍ ‌‌‍ ‌‍‌​‌‍‌‌​ ‌‌ ​​‌ ​‍‌‍‌‌‌ ​ ‌‍‌‌‌‍ ‍‌ ‌​‌‍​‌‌ ‌​‌‍‍‌‌‍ ‌‍ ‍​ ‍ ‌‍‍‌‌‍‌​​ ‌​ ​‍‌‍​‌​ ‍​​ ‌ ​ ​​​ ‌​​ ​ ​ ‌‍​‍ ‌​ ​‍​ ‌‍​ ‌‍‌‍‌​​‍ ‌​ ‌​‌‍‌‌​ ‍​​ ​​​‍ ‌​ ‍‌​ ‌‍​ ‌‌‌‍‌​​‍ ‌‌‍‌‍​ ‍‌​ ​‍‌‍​‍‌‍‌‍‌‍‌​‌‍‌‌​ ‌ ​ ‍‌​ ‌​‌‍​ ‌‍​ ​ ‍ ‌ ‌​‌ ‍‌‌ ​​‌‍‌‌​ ‌‌ ‌‍‌‍‌‌‌‍ ‍‌ ‌‌‌‍‌‌​ ‍ ‌ ​​‌‍​‌‌ ‌​‌‍‍​​ ‌‌ ​ ‌ ‌‌‌‍​‍‌​ ‍‌‍​‌‌ ‌‍‌‍‍‌‌‍‌ ‌‍​‌‌ ‌​‌‍‍‌‌‍ ‌‍ ‍​‍ ‍‌‍​ ‌‍ ‌‍ ​‌ ‌‌‌‍ ‌‌‍ ‍‌ ​ ​‍‌‌​ ‌‌‌​​‍‌‌ ‌‍‍ ‌‍‌‌‌ ‍‌​‍‌‌​ ​ ‌​‌​​‍‌‌​ ​ ‌​‌​​‍‌‌​ ​‍​ ​‍​ ‌‍​ ‍​​ ‌ ​ ‌‌​ ‌‍​ ​‍​ ​ ​ ​‌​ ‍​​ ​ ​ ‌‌​ ‍​​‍‌‌​ ​‍​ ​‍​‍‌‌​ ‌‌‌​‌​​‍ ‍‌‍ ​‌‍‍‌‌‍ ‍‌‍‍ ‌ ​ ​‍‌‌​ ‌‌‌​​‍‌‌ ‌‍‍ ‌‍‌‌‌ ‍‌​‍‌‌​ ​ ‌​‌​​‍‌‌​ ​ ‌​‌​​‍‌‌​ ​‍​ ​‍​ ​ ‌‍‌‍​ ​ ‌‍​‌​ ​‌‌‍‌‌‌‍​‌‌‍​ ​ ‍​‌‍‌‌‌‍‌‌​ ‌​​‍‌‌​ ​‍​ ​‍​‍‌‌​ ‌‌‌​‌​​‍ ‍‌ ‌​‌‍‍‌‌ ‌​‌‍ ​‌‍‌‌​ ‌‍​‍‌‍​‌‌ ​ ‌‍‌‌‌‌‌‌‌ ​‍‌‍ ​​ ‌‌‍‍​‌ ‌​‌ ‌​‌ ​​‌ ​ ​‍‌‌​ ​ ‌​​‌​‍‌‌​ ​‍‌​‌‍​‍‌‌​ ​‍‌​‌‍‌‍​ ‌‍‍​‌‍‌‌‌‍ ​‌ ​ ‌‍‌‌‌‍​‌‌ ​​‌‍‍‌‌‍‌‌‌ ​‍‌ ​ ​‍ ‍‌ ​ ‌‍​‌‌‍ ‍‌‍‍‌‌ ‌​‌ ‍‌​‍ ‍‌ ​ ‌ ‌​‌ ‌‌‌‍‌​‌‍‍‌‌‍ ​‍‌‍‌‍‍‌‌‍‌​​ ‌​ ​‍‌‍​‌​ ‍​​ ‌ ​ ​​​ ‌​​ ​ ​ ‌‍​‍ ‌​ ​‍​ ‌‍​ ‌‍‌‍‌​​‍ ‌​ ‌​‌‍‌‌​ ‍​​ ​​​‍ ‌​ ‍‌​ ‌‍​ ‌‌‌‍‌​​‍ ‌‌‍‌‍​ ‍‌​ ​‍‌‍​‍‌‍‌‍‌‍‌​‌‍‌‌​ ‌ ​ ‍‌​ ‌​‌‍​ ‌‍​ ​‍‌‍‌ ‌​‌ ‍‌‌ ​​‌‍‌‌​ ‌‌ ‌‍‌‍‌‌‌‍ ‍‌ ‌‌‌‍‌‌​‍‌‍‌ ​​‌‍​‌‌ ‌​‌‍‍​​ ‌‌ ​ ‌ ‌‌‌‍​‍‌​ ‍‌‍​‌‌ ‌‍‌‍‍‌‌‍‌ ‌‍​‌‌ ‌​‌‍‍‌‌‍ ‌‍ ‍​‍ ‍‌‍​ ‌‍ ‌‍ ​‌ ‌‌‌‍ ‌‌‍ ‍‌ ​ ​‍‌‌​ ‌‌‌​​‍‌‌ ‌‍‍ ‌‍‌‌‌ ‍‌​‍‌‌​ ​ ‌​‌​​‍‌‌​ ​ ‌​‌​​‍‌‌​ ​‍​ ​‍​ ‌‍​ ‍​​ ‌ ​ ‌‌​ ‌‍​ ​‍​ ​ ​ ​‌​ ‍​​ ​ ​ ‌‌​ ‍​​‍‌‌​ ​‍​ ​‍​‍‌‌​ ‌‌‌​‌​​‍ ‍‌‍ ​‌‍‍‌‌‍ ‍‌‍‍ ‌ ​ ​‍‌‌​ ‌‌‌​​‍‌‌ ‌‍‍ ‌‍‌‌‌ ‍‌​‍‌‌​ ​ ‌​‌​​‍‌‌​ ​ ‌​‌​​‍‌‌​ ​‍​ ​‍​ ​ ‌‍‌‍​ ​ ‌‍​‌​ ​‌‌‍‌‌‌‍​‌‌‍​ ​ ‍​‌‍‌‌‌‍‌‌​ ‌​​‍‌‌​ ​‍​ ​‍​‍‌‌​ ‌‌‌​‌​​‍ ‍‌ ‌​‌‍‍‌‌ ‌​‌‍ ​‌‍‌‌​‍‌‍‌ ​​‌‍‌‌‌ ​‍‌ ​ ‌ ​​‌‍‌‌‌‍​ ‌ ‌​‌‍‍‌‌ ‌‍‌‍‌‌​ ‌‌ ​​‌ ‌‌‌‍​‍‌‍ ​‌‍‍‌‌ ​ ‌‍‍​‌‍‌‌‌‍‌​​‍​‍‌ ‌
More
Overview​​​​‌ ‍ ​‍​‍‌‍ ‌ ​‍‌‍‍‌‌‍‌ ‌‍‍‌‌‍ ‍​‍​‍​ ‍‍​‍​‍‌ ​ ‌‍​‌‌‍ ‍‌‍‍‌‌ ‌​‌ ‍‌​‍ ‍‌‍‍‌‌‍ ​‍​‍​‍ ​​‍​‍‌‍‍​‌ ​‍‌‍‌‌‌‍‌‍​‍​‍​ ‍‍​‍​‍‌‍‍​‌ ‌​‌ ‌​‌ ​​‌ ​ ​ ‍‍​‍ ​‍ ‌‍​ ‌‍‍​‌‍‌‌‌‍ ​‌ ​ ‌‍‌‌‌‍​‌‌ ​​‌‍‍‌‌‍‌‌‌ ​‍‌ ​ ​‍ ‍‌ ​ ‌‍​‌‌‍ ‍‌‍‍‌‌ ‌​‌ ‍‌​‍ ‍‌ ​ ‌ ‌​‌ ‌‌‌‍‌​‌‍‍‌‌‍ ​‍ ‌‍‍‌‌‍ ‍‌ ‌​‌‍‌‌‌‍ ‍‌ ‌​​‍ ‌‍‌‌‌‍‌​‌‍‍‌‌ ‌​​‍ ‌‍ ‌‌‍ ‌‍‌​‌‍‌‌​ ‌‌ ​​‌ ​‍‌‍‌‌‌ ​ ‌‍‌‌‌‍ ‍‌ ‌​‌‍​‌‌ ‌​‌‍‍‌‌‍ ‌‍ ‍​ ‍ ‌‍‍‌‌‍‌​​ ‌​ ​‍‌‍​‌​ ‍​​ ‌ ​ ​​​ ‌​​ ​ ​ ‌‍​‍ ‌​ ​‍​ ‌‍​ ‌‍‌‍‌​​‍ ‌​ ‌​‌‍‌‌​ ‍​​ ​​​‍ ‌​ ‍‌​ ‌‍​ ‌‌‌‍‌​​‍ ‌‌‍‌‍​ ‍‌​ ​‍‌‍​‍‌‍‌‍‌‍‌​‌‍‌‌​ ‌ ​ ‍‌​ ‌​‌‍​ ‌‍​ ​ ‍ ‌ ‌​‌ ‍‌‌ ​​‌‍‌‌​ ‌‌ ‌‍‌‍‌‌‌‍ ‍‌ ‌‌‌‍‌‌​ ‍ ‌ ​​‌‍​‌‌ ‌​‌‍‍​​ ‌‌ ​ ‌ ‌‌‌‍​‍‌​ ‍‌‍​‌‌ ‌‍‌‍‍‌‌‍‌ ‌‍​‌‌ ‌​‌‍‍‌‌‍ ‌‍ ‍​‍ ‍‌‍​ ‌‍ ‌‍ ​‌ ‌‌‌‍ ‌‌‍ ‍‌ ​ ​‍‌‌​ ‌‌‌​​‍‌‌ ‌‍‍ ‌‍‌‌‌ ‍‌​‍‌‌​ ​ ‌​‌​​‍‌‌​ ​ ‌​‌​​‍‌‌​ ​‍​ ​‍‌‍​‍​ ​ ‌‍‌​​ ​‌‌‍‌‍​ ​ ​ ‍‌‌‍‌​​ ‍​​ ‍‌​ ‌ ​ ​​​ ‍​​ ​‍‌‍‌​​ ‌ ​ ​​​ ​ ‌‍‌‍​ ​‍​ ​‌​ ​ ‌‍​‌​ ‍​​ ‍​​ ​‌‌‍​‍​ ‌‌‌‍​‌‌‍​‌‌‍​‌​ ‌‍​‍‌‌​ ​‍​ ​‍​‍‌‌​ ‌‌‌​‌​​‍ ‍‌‍ ​‌‍‍‌‌‍ ‍‌‍‍ ‌ ​ ​‍‌‌​ ‌‌‌​​‍‌‌ ‌‍‍ ‌‍‌‌‌ ‍‌​‍‌‌​ ​ ‌​‌​​‍‌‌​ ​ ‌​‌​​‍‌‌​ ​‍​ ​‍​ ‍‌​ ‍‌​ ​‌​ ‍​‌‍​ ‌‍​ ​ ​ ​ ‍​​ ​‍​ ​‍​ ​‍​ ‍‌​‍‌‌​ ​‍​ ​‍​‍‌‌​ ‌‌‌​‌​​‍ ‍‌ ‌​‌‍‍‌‌ ‌​‌‍ ​‌‍‌‌​ ‌‍​‍‌‍​‌‌ ​ ‌‍‌‌‌‌‌‌‌ ​‍‌‍ ​​ ‌‌‍‍​‌ ‌​‌ ‌​‌ ​​‌ ​ ​‍‌‌​ ​ ‌​​‌​‍‌‌​ ​‍‌​‌‍​‍‌‌​ ​‍‌​‌‍‌‍​ ‌‍‍​‌‍‌‌‌‍ ​‌ ​ ‌‍‌‌‌‍​‌‌ ​​‌‍‍‌‌‍‌‌‌ ​‍‌ ​ ​‍ ‍‌ ​ ‌‍​‌‌‍ ‍‌‍‍‌‌ ‌​‌ ‍‌​‍ ‍‌ ​ ‌ ‌​‌ ‌‌‌‍‌​‌‍‍‌‌‍ ​‍‌‍‌‍‍‌‌‍‌​​ ‌​ ​‍‌‍​‌​ ‍​​ ‌ ​ ​​​ ‌​​ ​ ​ ‌‍​‍ ‌​ ​‍​ ‌‍​ ‌‍‌‍‌​​‍ ‌​ ‌​‌‍‌‌​ ‍​​ ​​​‍ ‌​ ‍‌​ ‌‍​ ‌‌‌‍‌​​‍ ‌‌‍‌‍​ ‍‌​ ​‍‌‍​‍‌‍‌‍‌‍‌​‌‍‌‌​ ‌ ​ ‍‌​ ‌​‌‍​ ‌‍​ ​‍‌‍‌ ‌​‌ ‍‌‌ ​​‌‍‌‌​ ‌‌ ‌‍‌‍‌‌‌‍ ‍‌ ‌‌‌‍‌‌​‍‌‍‌ ​​‌‍​‌‌ ‌​‌‍‍​​ ‌‌ ​ ‌ ‌‌‌‍​‍‌​ ‍‌‍​‌‌ ‌‍‌‍‍‌‌‍‌ ‌‍​‌‌ ‌​‌‍‍‌‌‍ ‌‍ ‍​‍ ‍‌‍​ ‌‍ ‌‍ ​‌ ‌‌‌‍ ‌‌‍ ‍‌ ​ ​‍‌‌​ ‌‌‌​​‍‌‌ ‌‍‍ ‌‍‌‌‌ ‍‌​‍‌‌​ ​ ‌​‌​​‍‌‌​ ​ ‌​‌​​‍‌‌​ ​‍​ ​‍‌‍​‍​ ​ ‌‍‌​​ ​‌‌‍‌‍​ ​ ​ ‍‌‌‍‌​​ ‍​​ ‍‌​ ‌ ​ ​​​ ‍​​ ​‍‌‍‌​​ ‌ ​ ​​​ ​ ‌‍‌‍​ ​‍​ ​‌​ ​ ‌‍​‌​ ‍​​ ‍​​ ​‌‌‍​‍​ ‌‌‌‍​‌‌‍​‌‌‍​‌​ ‌‍​‍‌‌​ ​‍​ ​‍​‍‌‌​ ‌‌‌​‌​​‍ ‍‌‍ ​‌‍‍‌‌‍ ‍‌‍‍ ‌ ​ ​‍‌‌​ ‌‌‌​​‍‌‌ ‌‍‍ ‌‍‌‌‌ ‍‌​‍‌‌​ ​ ‌​‌​​‍‌‌​ ​ ‌​‌​​‍‌‌​ ​‍​ ​‍​ ‍‌​ ‍‌​ ​‌​ ‍​‌‍​ ‌‍​ ​ ​ ​ ‍​​ ​‍​ ​‍​ ​‍​ ‍‌​‍‌‌​ ​‍​ ​‍​‍‌‌​ ‌‌‌​‌​​‍ ‍‌ ‌​‌‍‍‌‌ ‌​‌‍ ​‌‍‌‌​‍‌‍‌ ​​‌‍‌‌‌ ​‍‌ ​ ‌ ​​‌‍‌‌‌‍​ ‌ ‌​‌‍‍‌‌ ‌‍‌‍‌‌​ ‌‌ ​​‌ ‌‌‌‍​‍‌‍ ​‌‍‍‌‌ ​ ‌‍‍​‌‍‌‌‌‍‌​​‍​‍‌ ‌
Classes​​​​‌ ‍ ​‍​‍‌‍ ‌ ​‍‌‍‍‌‌‍‌ ‌‍‍‌‌‍ ‍​‍​‍​ ‍‍​‍​‍‌ ​ ‌‍​‌‌‍ ‍‌‍‍‌‌ ‌​‌ ‍‌​‍ ‍‌‍‍‌‌‍ ​‍​‍​‍ ​​‍​‍‌‍‍​‌ ​‍‌‍‌‌‌‍‌‍​‍​‍​ ‍‍​‍​‍‌‍‍​‌ ‌​‌ ‌​‌ ​​‌ ​ ​ ‍‍​‍ ​‍ ‌‍​ ‌‍‍​‌‍‌‌‌‍ ​‌ ​ ‌‍‌‌‌‍​‌‌ ​​‌‍‍‌‌‍‌‌‌ ​‍‌ ​ ​‍ ‍‌ ​ ‌‍​‌‌‍ ‍‌‍‍‌‌ ‌​‌ ‍‌​‍ ‍‌ ​ ‌ ‌​‌ ‌‌‌‍‌​‌‍‍‌‌‍ ​‍ ‌‍‍‌‌‍ ‍‌ ‌​‌‍‌‌‌‍ ‍‌ ‌​​‍ ‌‍‌‌‌‍‌​‌‍‍‌‌ ‌​​‍ ‌‍ ‌‌‍ ‌‍‌​‌‍‌‌​ ‌‌ ​​‌ ​‍‌‍‌‌‌ ​ ‌‍‌‌‌‍ ‍‌ ‌​‌‍​‌‌ ‌​‌‍‍‌‌‍ ‌‍ ‍​ ‍ ‌‍‍‌‌‍‌​​ ‌​ ​‍‌‍​‌​ ‍​​ ‌ ​ ​​​ ‌​​ ​ ​ ‌‍​‍ ‌​ ​‍​ ‌‍​ ‌‍‌‍‌​​‍ ‌​ ‌​‌‍‌‌​ ‍​​ ​​​‍ ‌​ ‍‌​ ‌‍​ ‌‌‌‍‌​​‍ ‌‌‍‌‍​ ‍‌​ ​‍‌‍​‍‌‍‌‍‌‍‌​‌‍‌‌​ ‌ ​ ‍‌​ ‌​‌‍​ ‌‍​ ​ ‍ ‌ ‌​‌ ‍‌‌ ​​‌‍‌‌​ ‌‌ ‌‍‌‍‌‌‌‍ ‍‌ ‌‌‌‍‌‌​ ‍ ‌ ​​‌‍​‌‌ ‌​‌‍‍​​ ‌‌ ​ ‌ ‌‌‌‍​‍‌​ ‍‌‍​‌‌ ‌‍‌‍‍‌‌‍‌ ‌‍​‌‌ ‌​‌‍‍‌‌‍ ‌‍ ‍​‍ ‍‌‍​ ‌‍ ‌‍ ​‌ ‌‌‌‍ ‌‌‍ ‍‌ ​ ​‍‌‌​ ‌‌‌​​‍‌‌ ‌‍‍ ‌‍‌‌‌ ‍‌​‍‌‌​ ​ ‌​‌​​‍‌‌​ ​ ‌​‌​​‍‌‌​ ​‍​ ​‍​ ​​​ ​‍​ ‌ ‌‍‌‍​ ‍‌​ ‌ ‌‍​‍​ ​ ‌‍‌‌​ ‍‌‌‍‌‌‌‍​ ​‍‌‌​ ​‍​ ​‍​‍‌‌​ ‌‌‌​‌​​‍ ‍‌‍ ​‌‍‍‌‌‍ ‍‌‍‍ ‌ ​ ​‍‌‌​ ‌‌‌​​‍‌‌ ‌‍‍ ‌‍‌‌‌ ‍‌​‍‌‌​ ​ ‌​‌​​‍‌‌​ ​ ‌​‌​​‍‌‌​ ​‍​ ​‍​ ‍‌​ ‍‌​ ​‌​ ‍​‌‍​ ‌‍​ ​ ​ ​ ‍​​ ​‍​ ​‍​ ​‍​ ‍‌​‍‌‌​ ​‍​ ​‍​‍‌‌​ ‌‌‌​‌​​‍ ‍‌ ‌​‌‍‍‌‌ ‌​‌‍ ​‌‍‌‌​ ‌‍​‍‌‍​‌‌ ​ ‌‍‌‌‌‌‌‌‌ ​‍‌‍ ​​ ‌‌‍‍​‌ ‌​‌ ‌​‌ ​​‌ ​ ​‍‌‌​ ​ ‌​​‌​‍‌‌​ ​‍‌​‌‍​‍‌‌​ ​‍‌​‌‍‌‍​ ‌‍‍​‌‍‌‌‌‍ ​‌ ​ ‌‍‌‌‌‍​‌‌ ​​‌‍‍‌‌‍‌‌‌ ​‍‌ ​ ​‍ ‍‌ ​ ‌‍​‌‌‍ ‍‌‍‍‌‌ ‌​‌ ‍‌​‍ ‍‌ ​ ‌ ‌​‌ ‌‌‌‍‌​‌‍‍‌‌‍ ​‍‌‍‌‍‍‌‌‍‌​​ ‌​ ​‍‌‍​‌​ ‍​​ ‌ ​ ​​​ ‌​​ ​ ​ ‌‍​‍ ‌​ ​‍​ ‌‍​ ‌‍‌‍‌​​‍ ‌​ ‌​‌‍‌‌​ ‍​​ ​​​‍ ‌​ ‍‌​ ‌‍​ ‌‌‌‍‌​​‍ ‌‌‍‌‍​ ‍‌​ ​‍‌‍​‍‌‍‌‍‌‍‌​‌‍‌‌​ ‌ ​ ‍‌​ ‌​‌‍​ ‌‍​ ​‍‌‍‌ ‌​‌ ‍‌‌ ​​‌‍‌‌​ ‌‌ ‌‍‌‍‌‌‌‍ ‍‌ ‌‌‌‍‌‌​‍‌‍‌ ​​‌‍​‌‌ ‌​‌‍‍​​ ‌‌ ​ ‌ ‌‌‌‍​‍‌​ ‍‌‍​‌‌ ‌‍‌‍‍‌‌‍‌ ‌‍​‌‌ ‌​‌‍‍‌‌‍ ‌‍ ‍​‍ ‍‌‍​ ‌‍ ‌‍ ​‌ ‌‌‌‍ ‌‌‍ ‍‌ ​ ​‍‌‌​ ‌‌‌​​‍‌‌ ‌‍‍ ‌‍‌‌‌ ‍‌​‍‌‌​ ​ ‌​‌​​‍‌‌​ ​ ‌​‌​​‍‌‌​ ​‍​ ​‍​ ​​​ ​‍​ ‌ ‌‍‌‍​ ‍‌​ ‌ ‌‍​‍​ ​ ‌‍‌‌​ ‍‌‌‍‌‌‌‍​ ​‍‌‌​ ​‍​ ​‍​‍‌‌​ ‌‌‌​‌​​‍ ‍‌‍ ​‌‍‍‌‌‍ ‍‌‍‍ ‌ ​ ​‍‌‌​ ‌‌‌​​‍‌‌ ‌‍‍ ‌‍‌‌‌ ‍‌​‍‌‌​ ​ ‌​‌​​‍‌‌​ ​ ‌​‌​​‍‌‌​ ​‍​ ​‍​ ‍‌​ ‍‌​ ​‌​ ‍​‌‍​ ‌‍​ ​ ​ ​ ‍​​ ​‍​ ​‍​ ​‍​ ‍‌​‍‌‌​ ​‍​ ​‍​‍‌‌​ ‌‌‌​‌​​‍ ‍‌ ‌​‌‍‍‌‌ ‌​‌‍ ​‌‍‌‌​‍‌‍‌ ​​‌‍‌‌‌ ​‍‌ ​ ‌ ​​‌‍‌‌‌‍​ ‌ ‌​‌‍‍‌‌ ‌‍‌‍‌‌​ ‌‌ ​​‌ ‌‌‌‍​‍‌‍ ​‌‍‍‌‌ ​ ‌‍‍​‌‍‌‌‌‍‌​​‍​‍‌ ‌
Camps​​​​‌ ‍ ​‍​‍‌‍ ‌ ​‍‌‍‍‌‌‍‌ ‌‍‍‌‌‍ ‍​‍​‍​ ‍‍​‍​‍‌ ​ ‌‍​‌‌‍ ‍‌‍‍‌‌ ‌​‌ ‍‌​‍ ‍‌‍‍‌‌‍ ​‍​‍​‍ ​​‍​‍‌‍‍​‌ ​‍‌‍‌‌‌‍‌‍​‍​‍​ ‍‍​‍​‍‌‍‍​‌ ‌​‌ ‌​‌ ​​‌ ​ ​ ‍‍​‍ ​‍ ‌‍​ ‌‍‍​‌‍‌‌‌‍ ​‌ ​ ‌‍‌‌‌‍​‌‌ ​​‌‍‍‌‌‍‌‌‌ ​‍‌ ​ ​‍ ‍‌ ​ ‌‍​‌‌‍ ‍‌‍‍‌‌ ‌​‌ ‍‌​‍ ‍‌ ​ ‌ ‌​‌ ‌‌‌‍‌​‌‍‍‌‌‍ ​‍ ‌‍‍‌‌‍ ‍‌ ‌​‌‍‌‌‌‍ ‍‌ ‌​​‍ ‌‍‌‌‌‍‌​‌‍‍‌‌ ‌​​‍ ‌‍ ‌‌‍ ‌‍‌​‌‍‌‌​ ‌‌ ​​‌ ​‍‌‍‌‌‌ ​ ‌‍‌‌‌‍ ‍‌ ‌​‌‍​‌‌ ‌​‌‍‍‌‌‍ ‌‍ ‍​ ‍ ‌‍‍‌‌‍‌​​ ‌​ ​‍‌‍​‌​ ‍​​ ‌ ​ ​​​ ‌​​ ​ ​ ‌‍​‍ ‌​ ​‍​ ‌‍​ ‌‍‌‍‌​​‍ ‌​ ‌​‌‍‌‌​ ‍​​ ​​​‍ ‌​ ‍‌​ ‌‍​ ‌‌‌‍‌​​‍ ‌‌‍‌‍​ ‍‌​ ​‍‌‍​‍‌‍‌‍‌‍‌​‌‍‌‌​ ‌ ​ ‍‌​ ‌​‌‍​ ‌‍​ ​ ‍ ‌ ‌​‌ ‍‌‌ ​​‌‍‌‌​ ‌‌ ‌‍‌‍‌‌‌‍ ‍‌ ‌‌‌‍‌‌​ ‍ ‌ ​​‌‍​‌‌ ‌​‌‍‍​​ ‌‌ ​ ‌ ‌‌‌‍​‍‌​ ‍‌‍​‌‌ ‌‍‌‍‍‌‌‍‌ ‌‍​‌‌ ‌​‌‍‍‌‌‍ ‌‍ ‍​‍ ‍‌‍​ ‌‍ ‌‍ ​‌ ‌‌‌‍ ‌‌‍ ‍‌ ​ ​‍‌‌​ ‌‌‌​​‍‌‌ ‌‍‍ ‌‍‌‌‌ ‍‌​‍‌‌​ ​ ‌​‌​​‍‌‌​ ​ ‌​‌​​‍‌‌​ ​‍​ ​‍​ ‌​​ ​ ‌‍‌‍​ ​ ​ ‌ ​ ​​​ ‌ ​ ‌ ​ ‌‍​ ‌‍‌‍​‌​ ​​​‍‌‌​ ​‍​ ​‍​‍‌‌​ ‌‌‌​‌​​‍ ‍‌ ‌​‌‍‍‌‌ ‌​‌‍ ​‌‍‌‌​ ‌‍​‍‌‍​‌‌ ​ ‌‍‌‌‌‌‌‌‌ ​‍‌‍ ​​ ‌‌‍‍​‌ ‌​‌ ‌​‌ ​​‌ ​ ​‍‌‌​ ​ ‌​​‌​‍‌‌​ ​‍‌​‌‍​‍‌‌​ ​‍‌​‌‍‌‍​ ‌‍‍​‌‍‌‌‌‍ ​‌ ​ ‌‍‌‌‌‍​‌‌ ​​‌‍‍‌‌‍‌‌‌ ​‍‌ ​ ​‍ ‍‌ ​ ‌‍​‌‌‍ ‍‌‍‍‌‌ ‌​‌ ‍‌​‍ ‍‌ ​ ‌ ‌​‌ ‌‌‌‍‌​‌‍‍‌‌‍ ​‍‌‍‌‍‍‌‌‍‌​​ ‌​ ​‍‌‍​‌​ ‍​​ ‌ ​ ​​​ ‌​​ ​ ​ ‌‍​‍ ‌​ ​‍​ ‌‍​ ‌‍‌‍‌​​‍ ‌​ ‌​‌‍‌‌​ ‍​​ ​​​‍ ‌​ ‍‌​ ‌‍​ ‌‌‌‍‌​​‍ ‌‌‍‌‍​ ‍‌​ ​‍‌‍​‍‌‍‌‍‌‍‌​‌‍‌‌​ ‌ ​ ‍‌​ ‌​‌‍​ ‌‍​ ​‍‌‍‌ ‌​‌ ‍‌‌ ​​‌‍‌‌​ ‌‌ ‌‍‌‍‌‌‌‍ ‍‌ ‌‌‌‍‌‌​‍‌‍‌ ​​‌‍​‌‌ ‌​‌‍‍​​ ‌‌ ​ ‌ ‌‌‌‍​‍‌​ ‍‌‍​‌‌ ‌‍‌‍‍‌‌‍‌ ‌‍​‌‌ ‌​‌‍‍‌‌‍ ‌‍ ‍​‍ ‍‌‍​ ‌‍ ‌‍ ​‌ ‌‌‌‍ ‌‌‍ ‍‌ ​ ​‍‌‌​ ‌‌‌​​‍‌‌ ‌‍‍ ‌‍‌‌‌ ‍‌​‍‌‌​ ​ ‌​‌​​‍‌‌​ ​ ‌​‌​​‍‌‌​ ​‍​ ​‍​ ‌​​ ​ ‌‍‌‍​ ​ ​ ‌ ​ ​​​ ‌ ​ ‌ ​ ‌‍​ ‌‍‌‍​‌​ ​​​‍‌‌​ ​‍​ ​‍​‍‌‌​ ‌‌‌​‌​​‍ ‍‌ ‌​‌‍‍‌‌ ‌​‌‍ ​‌‍‌‌​‍‌‍‌ ​​‌‍‌‌‌ ​‍‌ ​ ‌ ​​‌‍‌‌‌‍​ ‌ ‌​‌‍‍‌‌ ‌‍‌‍‌‌​ ‌‌ ​​‌ ‌‌‌‍​‍‌‍ ​‌‍‍‌‌ ​ ‌‍‍​‌‍‌‌‌‍‌​​‍​‍‌ ‌
Birthday Parties​​​​‌ ‍ ​‍​‍‌‍ ‌ ​‍‌‍‍‌‌‍‌ ‌‍‍‌‌‍ ‍​‍​‍​ ‍‍​‍​‍‌ ​ ‌‍​‌‌‍ ‍‌‍‍‌‌ ‌​‌ ‍‌​‍ ‍‌‍‍‌‌‍ ​‍​‍​‍ ​​‍​‍‌‍‍​‌ ​‍‌‍‌‌‌‍‌‍​‍​‍​ ‍‍​‍​‍‌‍‍​‌ ‌​‌ ‌​‌ ​​‌ ​ ​ ‍‍​‍ ​‍ ‌‍​ ‌‍‍​‌‍‌‌‌‍ ​‌ ​ ‌‍‌‌‌‍​‌‌ ​​‌‍‍‌‌‍‌‌‌ ​‍‌ ​ ​‍ ‍‌ ​ ‌‍​‌‌‍ ‍‌‍‍‌‌ ‌​‌ ‍‌​‍ ‍‌ ​ ‌ ‌​‌ ‌‌‌‍‌​‌‍‍‌‌‍ ​‍ ‌‍‍‌‌‍ ‍‌ ‌​‌‍‌‌‌‍ ‍‌ ‌​​‍ ‌‍‌‌‌‍‌​‌‍‍‌‌ ‌​​‍ ‌‍ ‌‌‍ ‌‍‌​‌‍‌‌​ ‌‌ ​​‌ ​‍‌‍‌‌‌ ​ ‌‍‌‌‌‍ ‍‌ ‌​‌‍​‌‌ ‌​‌‍‍‌‌‍ ‌‍ ‍​ ‍ ‌‍‍‌‌‍‌​​ ‌​ ​‍‌‍​‌​ ‍​​ ‌ ​ ​​​ ‌​​ ​ ​ ‌‍​‍ ‌​ ​‍​ ‌‍​ ‌‍‌‍‌​​‍ ‌​ ‌​‌‍‌‌​ ‍​​ ​​​‍ ‌​ ‍‌​ ‌‍​ ‌‌‌‍‌​​‍ ‌‌‍‌‍​ ‍‌​ ​‍‌‍​‍‌‍‌‍‌‍‌​‌‍‌‌​ ‌ ​ ‍‌​ ‌​‌‍​ ‌‍​ ​ ‍ ‌ ‌​‌ ‍‌‌ ​​‌‍‌‌​ ‌‌ ‌‍‌‍‌‌‌‍ ‍‌ ‌‌‌‍‌‌​ ‍ ‌ ​​‌‍​‌‌ ‌​‌‍‍​​ ‌‌ ​ ‌ ‌‌‌‍​‍‌​ ‍‌‍​‌‌ ‌‍‌‍‍‌‌‍‌ ‌‍​‌‌ ‌​‌‍‍‌‌‍ ‌‍ ‍​‍ ‍‌‍​ ‌‍ ‌‍ ​‌ ‌‌‌‍ ‌‌‍ ‍‌ ​ ​‍‌‌​ ‌‌‌​​‍‌‌ ‌‍‍ ‌‍‌‌‌ ‍‌​‍‌‌​ ​ ‌​‌​​‍‌‌​ ​ ‌​‌​​‍‌‌​ ​‍​ ​‍​ ​​‌‍​ ​ ‌‍​ ​‌‌‍‌‍​ ‍​‌‍​‌​ ‌‌‌‍‌‌​ ‌‍​ ‍​​ ‌​​‍‌‌​ ​‍​ ​‍​‍‌‌​ ‌‌‌​‌​​‍ ‍‌‍ ​‌‍‍‌‌‍ ‍‌‍‍ ‌ ​ ​‍‌‌​ ‌‌‌​​‍‌‌ ‌‍‍ ‌‍‌‌‌ ‍‌​‍‌‌​ ​ ‌​‌​​‍‌‌​ ​ ‌​‌​​‍‌‌​ ​‍​ ​‍​ ‌‌​ ​‍​ ​‌‌‍‌​‌‍‌‍​ ​​​ ​‌​ ‌‍​ ‌‌​ ‍​​ ​‌‌‍​‌​‍‌‌​ ​‍​ ​‍​‍‌‌​ ‌‌‌​‌​​‍ ‍‌ ‌​‌‍‍‌‌ ‌​‌‍ ​‌‍‌‌​ ‌‍​‍‌‍​‌‌ ​ ‌‍‌‌‌‌‌‌‌ ​‍‌‍ ​​ ‌‌‍‍​‌ ‌​‌ ‌​‌ ​​‌ ​ ​‍‌‌​ ​ ‌​​‌​‍‌‌​ ​‍‌​‌‍​‍‌‌​ ​‍‌​‌‍‌‍​ ‌‍‍​‌‍‌‌‌‍ ​‌ ​ ‌‍‌‌‌‍​‌‌ ​​‌‍‍‌‌‍‌‌‌ ​‍‌ ​ ​‍ ‍‌ ​ ‌‍​‌‌‍ ‍‌‍‍‌‌ ‌​‌ ‍‌​‍ ‍‌ ​ ‌ ‌​‌ ‌‌‌‍‌​‌‍‍‌‌‍ ​‍‌‍‌‍‍‌‌‍‌​​ ‌​ ​‍‌‍​‌​ ‍​​ ‌ ​ ​​​ ‌​​ ​ ​ ‌‍​‍ ‌​ ​‍​ ‌‍​ ‌‍‌‍‌​​‍ ‌​ ‌​‌‍‌‌​ ‍​​ ​​​‍ ‌​ ‍‌​ ‌‍​ ‌‌‌‍‌​​‍ ‌‌‍‌‍​ ‍‌​ ​‍‌‍​‍‌‍‌‍‌‍‌​‌‍‌‌​ ‌ ​ ‍‌​ ‌​‌‍​ ‌‍​ ​‍‌‍‌ ‌​‌ ‍‌‌ ​​‌‍‌‌​ ‌‌ ‌‍‌‍‌‌‌‍ ‍‌ ‌‌‌‍‌‌​‍‌‍‌ ​​‌‍​‌‌ ‌​‌‍‍​​ ‌‌ ​ ‌ ‌‌‌‍​‍‌​ ‍‌‍​‌‌ ‌‍‌‍‍‌‌‍‌ ‌‍​‌‌ ‌​‌‍‍‌‌‍ ‌‍ ‍​‍ ‍‌‍​ ‌‍ ‌‍ ​‌ ‌‌‌‍ ‌‌‍ ‍‌ ​ ​‍‌‌​ ‌‌‌​​‍‌‌ ‌‍‍ ‌‍‌‌‌ ‍‌​‍‌‌​ ​ ‌​‌​​‍‌‌​ ​ ‌​‌​​‍‌‌​ ​‍​ ​‍​ ​​‌‍​ ​ ‌‍​ ​‌‌‍‌‍​ ‍​‌‍​‌​ ‌‌‌‍‌‌​ ‌‍​ ‍​​ ‌​​‍‌‌​ ​‍​ ​‍​‍‌‌​ ‌‌‌​‌​​‍ ‍‌‍ ​‌‍‍‌‌‍ ‍‌‍‍ ‌ ​ ​‍‌‌​ ‌‌‌​​‍‌‌ ‌‍‍ ‌‍‌‌‌ ‍‌​‍‌‌​ ​ ‌​‌​​‍‌‌​ ​ ‌​‌​​‍‌‌​ ​‍​ ​‍​ ‌‌​ ​‍​ ​‌‌‍‌​‌‍‌‍​ ​​​ ​‌​ ‌‍​ ‌‌​ ‍​​ ​‌‌‍​‌​‍‌‌​ ​‍​ ​‍​‍‌‌​ ‌‌‌​‌​​‍ ‍‌ ‌​‌‍‍‌‌ ‌​‌‍ ​‌‍‌‌​‍‌‍‌ ​​‌‍‌‌‌ ​‍‌ ​ ‌ ​​‌‍‌‌‌‍​ ‌ ‌​‌‍‍‌‌ ‌‍‌‍‌‌​ ‌‌ ​​‌ ‌‌‌‍​‍‌‍ ​‌‍‍‌‌ ​ ‌‍‍​‌‍‌‌‌‍‌​​‍​‍‌ ‌
More
Become a Member​​​​‌ ‍ ​‍​‍‌‍ ‌ ​‍‌‍‍‌‌‍‌ ‌‍‍‌‌‍ ‍​‍​‍​ ‍‍​‍​‍‌ ​ ‌‍​‌‌‍ ‍‌‍‍‌‌ ‌​‌ ‍‌​‍ ‍‌‍‍‌‌‍ ​‍​‍​‍ ​​‍​‍‌‍‍​‌ ​‍‌‍‌‌‌‍‌‍​‍​‍​ ‍‍​‍​‍‌‍‍​‌ ‌​‌ ‌​‌ ​​‌ ​ ​ ‍‍​‍ ​‍ ‌‍​ ‌‍‍​‌‍‌‌‌‍ ​‌ ​ ‌‍‌‌‌‍​‌‌ ​​‌‍‍‌‌‍‌‌‌ ​‍‌ ​ ​‍ ‍‌ ​ ‌‍​‌‌‍ ‍‌‍‍‌‌ ‌​‌ ‍‌​‍ ‍‌ ​ ‌ ‌​‌ ‌‌‌‍‌​‌‍‍‌‌‍ ​‍ ‌‍‍‌‌‍ ‍‌ ‌​‌‍‌‌‌‍ ‍‌ ‌​​‍ ‌‍‌‌‌‍‌​‌‍‍‌‌ ‌​​‍ ‌‍ ‌‌‍ ‌‍‌​‌‍‌‌​ ‌‌ ​​‌ ​‍‌‍‌‌‌ ​ ‌‍‌‌‌‍ ‍‌ ‌​‌‍​‌‌ ‌​‌‍‍‌‌‍ ‌‍ ‍​ ‍ ‌‍‍‌‌‍‌​​ ‌​ ​‍‌‍​‌​ ‍​​ ‌ ​ ​​​ ‌​​ ​ ​ ‌‍​‍ ‌​ ​‍​ ‌‍​ ‌‍‌‍‌​​‍ ‌​ ‌​‌‍‌‌​ ‍​​ ​​​‍ ‌​ ‍‌​ ‌‍​ ‌‌‌‍‌​​‍ ‌‌‍‌‍​ ‍‌​ ​‍‌‍​‍‌‍‌‍‌‍‌​‌‍‌‌​ ‌ ​ ‍‌​ ‌​‌‍​ ‌‍​ ​ ‍ ‌ ‌​‌ ‍‌‌ ​​‌‍‌‌​ ‌‌ ‌‍‌‍‌‌‌‍ ‍‌ ‌‌‌‍‌‌​ ‍ ‌ ​​‌‍​‌‌ ‌​‌‍‍​​ ‌‌ ​ ‌ ‌‌‌‍​‍‌​ ‍‌‍​‌‌ ‌‍‌‍‍‌‌‍‌ ‌‍​‌‌ ‌​‌‍‍‌‌‍ ‌‍ ‍​‍ ‍‌‍​ ‌ ‌​‌‍​‌‌​​‍‌ ‌‌‌ ‌​‌ ‌​‌‍ ‌‍ ‍​‍ ‍‌‍​‍‌ ‌‌‌ ‌​‌ ‌​‌‍ ‌‍ ‍‌ ​ ​‍‌‌​ ‌‌‌​​‍‌‌ ‌‍‍ ‌‍‌‌‌ ‍‌​‍‌‌​ ​ ‌​‌​​‍‌‌​ ​ ‌​‌​​‍‌‌​ ​‍​ ​‍​ ‌​​ ‌‌​ ‌​‌‍‌​‌‍​ ​ ‍​​ ‌ ‌‍‌‌​ ‌ ​ ​‌​ ‌‌​ ‌ ​‍‌‌​ ​‍​ ​‍​‍‌‌​ ‌‌‌​‌​​‍ ‍‌ ‌​‌‍‌‌‌ ‍​‌ ‌​​ ‌‍​‍‌‍​‌‌ ​ ‌‍‌‌‌‌‌‌‌ ​‍‌‍ ​​ ‌‌‍‍​‌ ‌​‌ ‌​‌ ​​‌ ​ ​‍‌‌​ ​ ‌​​‌​‍‌‌​ ​‍‌​‌‍​‍‌‌​ ​‍‌​‌‍‌‍​ ‌‍‍​‌‍‌‌‌‍ ​‌ ​ ‌‍‌‌‌‍​‌‌ ​​‌‍‍‌‌‍‌‌‌ ​‍‌ ​ ​‍ ‍‌ ​ ‌‍​‌‌‍ ‍‌‍‍‌‌ ‌​‌ ‍‌​‍ ‍‌ ​ ‌ ‌​‌ ‌‌‌‍‌​‌‍‍‌‌‍ ​‍‌‍‌‍‍‌‌‍‌​​ ‌​ ​‍‌‍​‌​ ‍​​ ‌ ​ ​​​ ‌​​ ​ ​ ‌‍​‍ ‌​ ​‍​ ‌‍​ ‌‍‌‍‌​​‍ ‌​ ‌​‌‍‌‌​ ‍​​ ​​​‍ ‌​ ‍‌​ ‌‍​ ‌‌‌‍‌​​‍ ‌‌‍‌‍​ ‍‌​ ​‍‌‍​‍‌‍‌‍‌‍‌​‌‍‌‌​ ‌ ​ ‍‌​ ‌​‌‍​ ‌‍​ ​‍‌‍‌ ‌​‌ ‍‌‌ ​​‌‍‌‌​ ‌‌ ‌‍‌‍‌‌‌‍ ‍‌ ‌‌‌‍‌‌​‍‌‍‌ ​​‌‍​‌‌ ‌​‌‍‍​​ ‌‌ ​ ‌ ‌‌‌‍​‍‌​ ‍‌‍​‌‌ ‌‍‌‍‍‌‌‍‌ ‌‍​‌‌ ‌​‌‍‍‌‌‍ ‌‍ ‍​‍ ‍‌‍​ ‌ ‌​‌‍​‌‌​​‍‌ ‌‌‌ ‌​‌ ‌​‌‍ ‌‍ ‍​‍ ‍‌‍​‍‌ ‌‌‌ ‌​‌ ‌​‌‍ ‌‍ ‍‌ ​ ​‍‌‌​ ‌‌‌​​‍‌‌ ‌‍‍ ‌‍‌‌‌ ‍‌​‍‌‌​ ​ ‌​‌​​‍‌‌​ ​ ‌​‌​​‍‌‌​ ​‍​ ​‍​ ‌​​ ‌‌​ ‌​‌‍‌​‌‍​ ​ ‍​​ ‌ ‌‍‌‌​ ‌ ​ ​‌​ ‌‌​ ‌ ​‍‌‌​ ​‍​ ​‍​‍‌‌​ ‌‌‌​‌​​‍ ‍‌ ‌​‌‍‌‌‌ ‍​‌ ‌​​‍‌‍‌ ​​‌‍‌‌‌ ​‍‌ ​ ‌ ​​‌‍‌‌‌‍​ ‌ ‌​‌‍‍‌‌ ‌‍‌‍‌‌​ ‌‌ ​​‌ ‌‌‌‍​‍‌‍ ​‌‍‍‌‌ ​ ‌‍‍​‌‍‌‌‌‍‌​​‍​‍‌ ‌